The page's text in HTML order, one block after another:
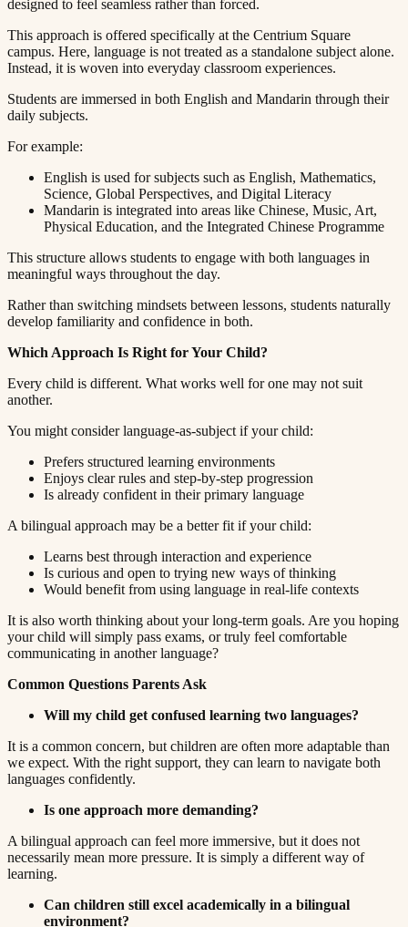
designed to feel seamless rather than forced.​​​​‌ ‍ ​‍​‍‌‍ ‌ ​‍‌‍‍‌‌‍‌ ‌‍‍‌‌‍ ‍​‍​‍​ ‍‍​‍​‍‌ ​ ‌‍​‌‌‍ ‍‌‍‍‌‌ ‌​‌ ‍‌​‍ ‍‌‍‍‌‌‍ ​‍​‍​‍ ​​‍​‍‌‍‍​‌ ​‍‌‍‌‌‌‍‌‍​‍​‍​ ‍‍​‍​‍​‍ ‌ ​ ‌ ‌​‌ ‌‌‌‍‌​‌‍‍‌‌‍ ​‍ ‌‍‍‌‌‍ ‍‌ ‌​‌‍‌‌‌‍ ‍‌ ‌​​‍ ‌‍‌‌‌‍‌​‌‍‍‌‌ ‌​​‍ ‌‍ ‌‌‍ ‌‍‌​‌‍‌‌​ ‌‌ ​​‌ ​‍‌‍‌‌‌ ​ ‌‍‌‌‌‍ ‍‌ ‌​‌‍​‌‌ ‌​‌‍‍‌‌‍ ‌‍ ‍​ ‍ ‌‍‍‌‌‍‌​​ ‌​ ‍​‌‍​‍​ ‌‍‌‍‌​​ ‌​​ ‍‌‌‍‌‌​ ‍‌​‍ ‌​ ​ ​ ‌​‌‍‌​‌‍‌​​‍ ‌​ ‌​​ ​‍​ ​ ​ ‌‍​‍ ‌​ ‍‌​ ​‍‌‍‌​​ ​‌​‍ ‌‌‍‌‌​ ​​‌‍‌‍​ ​‌‌‍‌‌​ ‍‌​ ‌‌​ ‌​‌‍​‍‌‍‌‍‌‍‌​​ ​‌​ ‍ ‌ ‌​‌ ‍‌‌ ​​‌‍‌‌​ ‌‌‍ ‍‌‍‌‌‌ ‌ ‌ ​ ​ ‍ ‌ ​​‌‍​‌‌ ‌​‌‍‍​​ ‌‌‍​ ‌‍ ‌‍ ‍‌ ‌​‌‍‌‌‌‍ ‍‌ ‌​​‍‌‌​ ‌‌‌​​‍‌‌ ‌‍‍ ‌‍‌‌‌ ‍‌​‍‌‌​ ​ ‌​‌​​‍‌‌​ ​ ‌​‌​​‍‌‌​ ​‍​ ​‍​ ​​‌‍​ ‌‍‌​​ ​ ​ ​‌​ ‌ ‌‍‌‍​ ​​​ ‌‌​ ‌‍​ ‍​​ ‍‌​‍‌‌​ ​‍​ ​‍​‍‌‌​ ‌‌‌​‌​​‍ ‍‌‍​ ‌‍‍​‌‍‍‌‌‍ ​‌‍‌​‌ ​‍‌‍‌‌‌‍ ‍​‍‌‌​ ‌‌‌​​‍‌‌ ‌‍‍ ‌‍‌‌‌ ‍‌​‍‌‌​ ​ ‌​‌​​‍‌‌​ ​ ‌​‌​​‍‌‌​ ​‍​ ​‍​ ‍‌​ ​‍‌‍‌‌​ ‍‌‌‍​‍‌‍‌​​ ‍​‌‍​‌‌‍​‍​ ​‍​ ​‌​ ​‍​‍‌‌​ ​‍​ ​‍​‍‌‌​ ‌‌‌​‌​​‍ ‍‌ ‌​‌‍‌‌‌ ‍​‌ ‌​​ ‌‍​‍‌‍​‌‌ ​ ‌‍‌‌‌‌‌‌‌ ​‍‌‍ ​​ ‌​‍‌‌​ ​‍‌​‌‍‌ ​ ‌ ‌​‌ ‌‌‌‍‌​‌‍‍‌‌‍ ​‍‌‍‌‍‍‌‌‍‌​​ ‌​ ‍​‌‍​‍​ ‌‍‌‍‌​​ ‌​​ ‍‌‌‍‌‌​ ‍‌​‍ ‌​ ​ ​ ‌​‌‍‌​‌‍‌​​‍ ‌​ ‌​​ ​‍​ ​ ​ ‌‍​‍ ‌​ ‍‌​ ​‍‌‍‌​​ ​‌​‍ ‌‌‍‌‌​ ​​‌‍‌‍​ ​‌‌‍‌‌​ ‍‌​ ‌‌​ ‌​‌‍​‍‌‍‌‍‌‍‌​​ ​‌​‍‌‍‌ ‌​‌ ‍‌‌ ​​‌‍‌‌​ ‌‌‍ ‍‌‍‌‌‌ ‌ ‌ ​ ​‍‌‍‌ ​​‌‍​‌‌ ‌​‌‍‍​​ ‌‌‍​ ‌‍ ‌‍ ‍‌ ‌​‌‍‌‌‌‍ ‍‌ ‌​​‍‌‌​ ‌‌‌​​‍‌‌ ‌‍‍ ‌‍‌‌‌ ‍‌​‍‌‌​ ​ ‌​‌​​‍‌‌​ ​ ‌​‌​​‍‌‌​ ​‍​ ​‍​ ​​‌‍​ ‌‍‌​​ ​ ​ ​‌​ ‌ ‌‍‌‍​ ​​​ ‌‌​ ‌‍​ ‍​​ ‍‌​‍‌‌​ ​‍​ ​‍​‍‌‌​ ‌‌‌​‌​​‍ ‍‌‍​ ‌‍‍​‌‍‍‌‌‍ ​‌‍‌​‌ ​‍‌‍‌‌‌‍ ‍​‍‌‌​ ‌‌‌​​‍‌‌ ‌‍‍ ‌‍‌‌‌ ‍‌​‍‌‌​ ​ ‌​‌​​‍‌‌​ ​ ‌​‌​​‍‌‌​ ​‍​ ​‍​ ‍‌​ ​‍‌‍‌‌​ ‍‌‌‍​‍‌‍‌​​ ‍​‌‍​‌‌‍​‍​ ​‍​ ​‌​ ​‍​‍‌‌​ ​‍​ ​‍​‍‌‌​ ‌‌‌​‌​​‍ ‍‌ ‌​‌‍‌‌‌ ‍​‌ ‌​​‍‌‍‌ ​​‌‍‌‌‌ ​‍‌ ​ ‌ ​​‌‍‌‌‌‍​ ‌ ‌​‌‍‍‌‌ ‌‍‌‍‌‌​ ‌‌ ​​‌ ‌‌‌‍​‍‌‍ ​‌‍‍‌‌ ​ ‌‍‍​‌‍‌‌‌‍‌​​‍​‍‌ ‌
This approach is offered specifically at the Centrium Square
campus. Here, language is not treated as a standalone subject alone.
Instead, it is woven into everyday classroom experiences.​​​​‌ ‍ ​‍​‍‌‍ ‌ ​‍‌‍‍‌‌‍‌ ‌‍‍‌‌‍ ‍​‍​‍​ ‍‍​‍​‍‌ ​ ‌‍​‌‌‍ ‍‌‍‍‌‌ ‌​‌ ‍‌​‍ ‍‌‍‍‌‌‍ ​‍​‍​‍ ​​‍​‍‌‍‍​‌ ​‍‌‍‌‌‌‍‌‍​‍​‍​ ‍‍​‍​‍​‍ ‌ ​ ‌ ‌​‌ ‌‌‌‍‌​‌‍‍‌‌‍ ​‍ ‌‍‍‌‌‍ ‍‌ ‌​‌‍‌‌‌‍ ‍‌ ‌​​‍ ‌‍‌‌‌‍‌​‌‍‍‌‌ ‌​​‍ ‌‍ ‌‌‍ ‌‍‌​‌‍‌‌​ ‌‌ ​​‌ ​‍‌‍‌‌‌ ​ ‌‍‌‌‌‍ ‍‌ ‌​‌‍​‌‌ ‌​‌‍‍‌‌‍ ‌‍ ‍​ ‍ ‌‍‍‌‌‍‌​​ ‌​ ‍​‌‍​‍​ ‌‍‌‍‌​​ ‌​​ ‍‌‌‍‌‌​ ‍‌​‍ ‌​ ​ ​ ‌​‌‍‌​‌‍‌​​‍ ‌​ ‌​​ ​‍​ ​ ​ ‌‍​‍ ‌​ ‍‌​ ​‍‌‍‌​​ ​‌​‍ ‌‌‍‌‌​ ​​‌‍‌‍​ ​‌‌‍‌‌​ ‍‌​ ‌‌​ ‌​‌‍​‍‌‍‌‍‌‍‌​​ ​‌​ ‍ ‌ ‌​‌ ‍‌‌ ​​‌‍‌‌​ ‌‌‍ ‍‌‍‌‌‌ ‌ ‌ ​ ​ ‍ ‌ ​​‌‍​‌‌ ‌​‌‍‍​​ ‌‌‍​ ‌‍ ‌‍ ‍‌ ‌​‌‍‌‌‌‍ ‍‌ ‌​​‍‌‌​ ‌‌‌​​‍‌‌ ‌‍‍ ‌‍‌‌‌ ‍‌​‍‌‌​ ​ ‌​‌​​‍‌‌​ ​ ‌​‌​​‍‌‌​ ​‍​ ​‍​ ​‌‌‍​‍​ ‌‌‌‍​ ​ ‌‌‌‍‌​​ ‌‌‌‍‌‍​ ‌‌​ ‍​‌‍‌‍​ ​ ​‍‌‌​ ​‍​ ​‍​‍‌‌​ ‌‌‌​‌​​‍ ‍‌‍​ ‌‍‍​‌‍‍‌‌‍ ​‌‍‌​‌ ​‍‌‍‌‌‌‍ ‍​‍‌‌​ ‌‌‌​​‍‌‌ ‌‍‍ ‌‍‌‌‌ ‍‌​‍‌‌​ ​ ‌​‌​​‍‌‌​ ​ ‌​‌​​‍‌‌​ ​‍​ ​‍​ ‌‍‌‍‌‍​ ‌‍​ ​ ​ ‌‌‌‍​‌‌‍​‌​ ​ ​ ​‌‌‍​‌​ ‍​​ ‌‌​‍‌‌​ ​‍​ ​‍​‍‌‌​ ‌‌‌​‌​​‍ ‍‌ ‌​‌‍‌‌‌ ‍​‌ ‌​​ ‌‍​‍‌‍​‌‌ ​ ‌‍‌‌‌‌‌‌‌ ​‍‌‍ ​​ ‌​‍‌‌​ ​‍‌​‌‍‌ ​ ‌ ‌​‌ ‌‌‌‍‌​‌‍‍‌‌‍ ​‍‌‍‌‍‍‌‌‍‌​​ ‌​ ‍​‌‍​‍​ ‌‍‌‍‌​​ ‌​​ ‍‌‌‍‌‌​ ‍‌​‍ ‌​ ​ ​ ‌​‌‍‌​‌‍‌​​‍ ‌​ ‌​​ ​‍​ ​ ​ ‌‍​‍ ‌​ ‍‌​ ​‍‌‍‌​​ ​‌​‍ ‌‌‍‌‌​ ​​‌‍‌‍​ ​‌‌‍‌‌​ ‍‌​ ‌‌​ ‌​‌‍​‍‌‍‌‍‌‍‌​​ ​‌​‍‌‍‌ ‌​‌ ‍‌‌ ​​‌‍‌‌​ ‌‌‍ ‍‌‍‌‌‌ ‌ ‌ ​ ​‍‌‍‌ ​​‌‍​‌‌ ‌​‌‍‍​​ ‌‌‍​ ‌‍ ‌‍ ‍‌ ‌​‌‍‌‌‌‍ ‍‌ ‌​​‍‌‌​ ‌‌‌​​‍‌‌ ‌‍‍ ‌‍‌‌‌ ‍‌​‍‌‌​ ​ ‌​‌​​‍‌‌​ ​ ‌​‌​​‍‌‌​ ​‍​ ​‍​ ​‌‌‍​‍​ ‌‌‌‍​ ​ ‌‌‌‍‌​​ ‌‌‌‍‌‍​ ‌‌​ ‍​‌‍‌‍​ ​ ​‍‌‌​ ​‍​ ​‍​‍‌‌​ ‌‌‌​‌​​‍ ‍‌‍​ ‌‍‍​‌‍‍‌‌‍ ​‌‍‌​‌ ​‍‌‍‌‌‌‍ ‍​‍‌‌​ ‌‌‌​​‍‌‌ ‌‍‍ ‌‍‌‌‌ ‍‌​‍‌‌​ ​ ‌​‌​​‍‌‌​ ​ ‌​‌​​‍‌‌​ ​‍​ ​‍​ ‌‍‌‍‌‍​ ‌‍​ ​ ​ ‌‌‌‍​‌‌‍​‌​ ​ ​ ​‌‌‍​‌​ ‍​​ ‌‌​‍‌‌​ ​‍​ ​‍​‍‌‌​ ‌‌‌​‌​​‍ ‍‌ ‌​‌‍‌‌‌ ‍​‌ ‌​​‍‌‍‌ ​​‌‍‌‌‌ ​‍‌ ​ ‌ ​​‌‍‌‌‌‍​ ‌ ‌​‌‍‍‌‌ ‌‍‌‍‌‌​ ‌‌ ​​‌ ‌‌‌‍​‍‌‍ ​‌‍‍‌‌ ​ ‌‍‍​‌‍‌‌‌‍‌​​‍​‍‌ ‌
Students are immersed in both English and Mandarin through their
daily subjects.​​​​‌ ‍ ​‍​‍‌‍ ‌ ​‍‌‍‍‌‌‍‌ ‌‍‍‌‌‍ ‍​‍​‍​ ‍‍​‍​‍‌ ​ ‌‍​‌‌‍ ‍‌‍‍‌‌ ‌​‌ ‍‌​‍ ‍‌‍‍‌‌‍ ​‍​‍​‍ ​​‍​‍‌‍‍​‌ ​‍‌‍‌‌‌‍‌‍​‍​‍​ ‍‍​‍​‍​‍ ‌ ​ ‌ ‌​‌ ‌‌‌‍‌​‌‍‍‌‌‍ ​‍ ‌‍‍‌‌‍ ‍‌ ‌​‌‍‌‌‌‍ ‍‌ ‌​​‍ ‌‍‌‌‌‍‌​‌‍‍‌‌ ‌​​‍ ‌‍ ‌‌‍ ‌‍‌​‌‍‌‌​ ‌‌ ​​‌ ​‍‌‍‌‌‌ ​ ‌‍‌‌‌‍ ‍‌ ‌​‌‍​‌‌ ‌​‌‍‍‌‌‍ ‌‍ ‍​ ‍ ‌‍‍‌‌‍‌​​ ‌​ ‍​‌‍​‍​ ‌‍‌‍‌​​ ‌​​ ‍‌‌‍‌‌​ ‍‌​‍ ‌​ ​ ​ ‌​‌‍‌​‌‍‌​​‍ ‌​ ‌​​ ​‍​ ​ ​ ‌‍​‍ ‌​ ‍‌​ ​‍‌‍‌​​ ​‌​‍ ‌‌‍‌‌​ ​​‌‍‌‍​ ​‌‌‍‌‌​ ‍‌​ ‌‌​ ‌​‌‍​‍‌‍‌‍‌‍‌​​ ​‌​ ‍ ‌ ‌​‌ ‍‌‌ ​​‌‍‌‌​ ‌‌‍ ‍‌‍‌‌‌ ‌ ‌ ​ ​ ‍ ‌ ​​‌‍​‌‌ ‌​‌‍‍​​ ‌‌‍​ ‌‍ ‌‍ ‍‌ ‌​‌‍‌‌‌‍ ‍‌ ‌​​‍‌‌​ ‌‌‌​​‍‌‌ ‌‍‍ ‌‍‌‌‌ ‍‌​‍‌‌​ ​ ‌​‌​​‍‌‌​ ​ ‌​‌​​‍‌‌​ ​‍​ ​‍​ ‍‌‌‍‌‍​ ​ ​ ‌​​ ‌ ​ ‌​‌‍‌​‌‍‌‌​ ​‌‌‍‌‌​ ‌‌‌‍​‌​‍‌‌​ ​‍​ ​‍​‍‌‌​ ‌‌‌​‌​​‍ ‍‌‍​ ‌‍‍​‌‍‍‌‌‍ ​‌‍‌​‌ ​‍‌‍‌‌‌‍ ‍​‍‌‌​ ‌‌‌​​‍‌‌ ‌‍‍ ‌‍‌‌‌ ‍‌​‍‌‌​ ​ ‌​‌​​‍‌‌​ ​ ‌​‌​​‍‌‌​ ​‍​ ​‍‌‍​‍​ ​​‌‍‌‌​ ​‍​ ‍​‌‍​ ‌‍‌​​ ‌‍​ ​​​ ‌ ‌‍‌‌‌‍‌‍​‍‌‌​ ​‍​ ​‍​‍‌‌​ ‌‌‌​‌​​‍ ‍‌ ‌​‌‍‌‌‌ ‍​‌ ‌​​ ‌‍​‍‌‍​‌‌ ​ ‌‍‌‌‌‌‌‌‌ ​‍‌‍ ​​ ‌​‍‌‌​ ​‍‌​‌‍‌ ​ ‌ ‌​‌ ‌‌‌‍‌​‌‍‍‌‌‍ ​‍‌‍‌‍‍‌‌‍‌​​ ‌​ ‍​‌‍​‍​ ‌‍‌‍‌​​ ‌​​ ‍‌‌‍‌‌​ ‍‌​‍ ‌​ ​ ​ ‌​‌‍‌​‌‍‌​​‍ ‌​ ‌​​ ​‍​ ​ ​ ‌‍​‍ ‌​ ‍‌​ ​‍‌‍‌​​ ​‌​‍ ‌‌‍‌‌​ ​​‌‍‌‍​ ​‌‌‍‌‌​ ‍‌​ ‌‌​ ‌​‌‍​‍‌‍‌‍‌‍‌​​ ​‌​‍‌‍‌ ‌​‌ ‍‌‌ ​​‌‍‌‌​ ‌‌‍ ‍‌‍‌‌‌ ‌ ‌ ​ ​‍‌‍‌ ​​‌‍​‌‌ ‌​‌‍‍​​ ‌‌‍​ ‌‍ ‌‍ ‍‌ ‌​‌‍‌‌‌‍ ‍‌ ‌​​‍‌‌​ ‌‌‌​​‍‌‌ ‌‍‍ ‌‍‌‌‌ ‍‌​‍‌‌​ ​ ‌​‌​​‍‌‌​ ​ ‌​‌​​‍‌‌​ ​‍​ ​‍​ ‍‌‌‍‌‍​ ​ ​ ‌​​ ‌ ​ ‌​‌‍‌​‌‍‌‌​ ​‌‌‍‌‌​ ‌‌‌‍​‌​‍‌‌​ ​‍​ ​‍​‍‌‌​ ‌‌‌​‌​​‍ ‍‌‍​ ‌‍‍​‌‍‍‌‌‍ ​‌‍‌​‌ ​‍‌‍‌‌‌‍ ‍​‍‌‌​ ‌‌‌​​‍‌‌ ‌‍‍ ‌‍‌‌‌ ‍‌​‍‌‌​ ​ ‌​‌​​‍‌‌​ ​ ‌​‌​​‍‌‌​ ​‍​ ​‍‌‍​‍​ ​​‌‍‌‌​ ​‍​ ‍​‌‍​ ‌‍‌​​ ‌‍​ ​​​ ‌ ‌‍‌‌‌‍‌‍​‍‌‌​ ​‍​ ​‍​‍‌‌​ ‌‌‌​‌​​‍ ‍‌ ‌​‌‍‌‌‌ ‍​‌ ‌​​‍‌‍‌ ​​‌‍‌‌‌ ​‍‌ ​ ‌ ​​‌‍‌‌‌‍​ ‌ ‌​‌‍‍‌‌ ‌‍‌‍‌‌​ ‌‌ ​​‌ ‌‌‌‍​‍‌‍ ​‌‍‍‌‌ ​ ‌‍‍​‌‍‌‌‌‍‌​​‍​‍‌ ‌
For example:​​​​‌ ‍ ​‍​‍‌‍ ‌ ​‍‌‍‍‌‌‍‌ ‌‍‍‌‌‍ ‍​‍​‍​ ‍‍​‍​‍‌ ​ ‌‍​‌‌‍ ‍‌‍‍‌‌ ‌​‌ ‍‌​‍ ‍‌‍‍‌‌‍ ​‍​‍​‍ ​​‍​‍‌‍‍​‌ ​‍‌‍‌‌‌‍‌‍​‍​‍​ ‍‍​‍​‍​‍ ‌ ​ ‌ ‌​‌ ‌‌‌‍‌​‌‍‍‌‌‍ ​‍ ‌‍‍‌‌‍ ‍‌ ‌​‌‍‌‌‌‍ ‍‌ ‌​​‍ ‌‍‌‌‌‍‌​‌‍‍‌‌ ‌​​‍ ‌‍ ‌‌‍ ‌‍‌​‌‍‌‌​ ‌‌ ​​‌ ​‍‌‍‌‌‌ ​ ‌‍‌‌‌‍ ‍‌ ‌​‌‍​‌‌ ‌​‌‍‍‌‌‍ ‌‍ ‍​ ‍ ‌‍‍‌‌‍‌​​ ‌​ ‍​‌‍​‍​ ‌‍‌‍‌​​ ‌​​ ‍‌‌‍‌‌​ ‍‌​‍ ‌​ ​ ​ ‌​‌‍‌​‌‍‌​​‍ ‌​ ‌​​ ​‍​ ​ ​ ‌‍​‍ ‌​ ‍‌​ ​‍‌‍‌​​ ​‌​‍ ‌‌‍‌‌​ ​​‌‍‌‍​ ​‌‌‍‌‌​ ‍‌​ ‌‌​ ‌​‌‍​‍‌‍‌‍‌‍‌​​ ​‌​ ‍ ‌ ‌​‌ ‍‌‌ ​​‌‍‌‌​ ‌‌‍ ‍‌‍‌‌‌ ‌ ‌ ​ ​ ‍ ‌ ​​‌‍​‌‌ ‌​‌‍‍​​ ‌‌‍​ ‌‍ ‌‍ ‍‌ ‌​‌‍‌‌‌‍ ‍‌ ‌​​‍‌‌​ ‌‌‌​​‍‌‌ ‌‍‍ ‌‍‌‌‌ ‍‌​‍‌‌​ ​ ‌​‌​​‍‌‌​ ​ ‌​‌​​‍‌‌​ ​‍​ ​‍​ ​‌​ ​‍‌‍​‌​ ‍‌‌‍​ ‌‍‌‌​ ‌​​ ‌‌​ ​‍​ ​​​ ‌‌‌‍​‍​‍‌‌​ ​‍​ ​‍​‍‌‌​ ‌‌‌​‌​​‍ ‍‌‍​ ‌‍‍​‌‍‍‌‌‍ ​‌‍‌​‌ ​‍‌‍‌‌‌‍ ‍​‍‌‌​ ‌‌‌​​‍‌‌ ‌‍‍ ‌‍‌‌‌ ‍‌​‍‌‌​ ​ ‌​‌​​‍‌‌​ ​ ‌​‌​​‍‌‌​ ​‍​ ​‍​ ​​​ ​‍​ ‌‌‌‍​‍​ ​‍‌‍‌‍​ ‌‍​ ​​​ ​‌​ ‍​​ ‌‍‌‍​ ​‍‌‌​ ​‍​ ​‍​‍‌‌​ ‌‌‌​‌​​‍ ‍‌ ‌​‌‍‌‌‌ ‍​‌ ‌​​ ‌‍​‍‌‍​‌‌ ​ ‌‍‌‌‌‌‌‌‌ ​‍‌‍ ​​ ‌​‍‌‌​ ​‍‌​‌‍‌ ​ ‌ ‌​‌ ‌‌‌‍‌​‌‍‍‌‌‍ ​‍‌‍‌‍‍‌‌‍‌​​ ‌​ ‍​‌‍​‍​ ‌‍‌‍‌​​ ‌​​ ‍‌‌‍‌‌​ ‍‌​‍ ‌​ ​ ​ ‌​‌‍‌​‌‍‌​​‍ ‌​ ‌​​ ​‍​ ​ ​ ‌‍​‍ ‌​ ‍‌​ ​‍‌‍‌​​ ​‌​‍ ‌‌‍‌‌​ ​​‌‍‌‍​ ​‌‌‍‌‌​ ‍‌​ ‌‌​ ‌​‌‍​‍‌‍‌‍‌‍‌​​ ​‌​‍‌‍‌ ‌​‌ ‍‌‌ ​​‌‍‌‌​ ‌‌‍ ‍‌‍‌‌‌ ‌ ‌ ​ ​‍‌‍‌ ​​‌‍​‌‌ ‌​‌‍‍​​ ‌‌‍​ ‌‍ ‌‍ ‍‌ ‌​‌‍‌‌‌‍ ‍‌ ‌​​‍‌‌​ ‌‌‌​​‍‌‌ ‌‍‍ ‌‍‌‌‌ ‍‌​‍‌‌​ ​ ‌​‌​​‍‌‌​ ​ ‌​‌​​‍‌‌​ ​‍​ ​‍​ ​‌​ ​‍‌‍​‌​ ‍‌‌‍​ ‌‍‌‌​ ‌​​ ‌‌​ ​‍​ ​​​ ‌‌‌‍​‍​‍‌‌​ ​‍​ ​‍​‍‌‌​ ‌‌‌​‌​​‍ ‍‌‍​ ‌‍‍​‌‍‍‌‌‍ ​‌‍‌​‌ ​‍‌‍‌‌‌‍ ‍​‍‌‌​ ‌‌‌​​‍‌‌ ‌‍‍ ‌‍‌‌‌ ‍‌​‍‌‌​ ​ ‌​‌​​‍‌‌​ ​ ‌​‌​​‍‌‌​ ​‍​ ​‍​ ​​​ ​‍​ ‌‌‌‍​‍​ ​‍‌‍‌‍​ ‌‍​ ​​​ ​‌​ ‍​​ ‌‍‌‍​ ​‍‌‌​ ​‍​ ​‍​‍‌‌​ ‌‌‌​‌​​‍ ‍‌ ‌​‌‍‌‌‌ ‍​‌ ‌​​‍‌‍‌ ​​‌‍‌‌‌ ​‍‌ ​ ‌ ​​‌‍‌‌‌‍​ ‌ ‌​‌‍‍‌‌ ‌‍‌‍‌‌​ ‌‌ ​​‌ ‌‌‌‍​‍‌‍ ​‌‍‍‌‌ ​ ‌‍‍​‌‍‌‌‌‍‌​​‍​‍‌ ‌
English is used for subjects such as English, Mathematics,
Science, Global Perspectives, and Digital Literacy​​​​‌ ‍ ​‍​‍‌‍ ‌ ​‍‌‍‍‌‌‍‌ ‌‍‍‌‌‍ ‍​‍​‍​ ‍‍​‍​‍‌ ​ ‌‍​‌‌‍ ‍‌‍‍‌‌ ‌​‌ ‍‌​‍ ‍‌‍‍‌‌‍ ​‍​‍​‍ ​​‍​‍‌‍‍​‌ ​‍‌‍‌‌‌‍‌‍​‍​‍​ ‍‍​‍​‍​‍ ‌ ​ ‌ ‌​‌ ‌‌‌‍‌​‌‍‍‌‌‍ ​‍ ‌‍‍‌‌‍ ‍‌ ‌​‌‍‌‌‌‍ ‍‌ ‌​​‍ ‌‍‌‌‌‍‌​‌‍‍‌‌ ‌​​‍ ‌‍ ‌‌‍ ‌‍‌​‌‍‌‌​ ‌‌ ​​‌ ​‍‌‍‌‌‌ ​ ‌‍‌‌‌‍ ‍‌ ‌​‌‍​‌‌ ‌​‌‍‍‌‌‍ ‌‍ ‍​ ‍ ‌‍‍‌‌‍‌​​ ‌​ ‍​‌‍​‍​ ‌‍‌‍‌​​ ‌​​ ‍‌‌‍‌‌​ ‍‌​‍ ‌​ ​ ​ ‌​‌‍‌​‌‍‌​​‍ ‌​ ‌​​ ​‍​ ​ ​ ‌‍​‍ ‌​ ‍‌​ ​‍‌‍‌​​ ​‌​‍ ‌‌‍‌‌​ ​​‌‍‌‍​ ​‌‌‍‌‌​ ‍‌​ ‌‌​ ‌​‌‍​‍‌‍‌‍‌‍‌​​ ​‌​ ‍ ‌ ‌​‌ ‍‌‌ ​​‌‍‌‌​ ‌‌‍ ‍‌‍‌‌‌ ‌ ‌ ​ ​ ‍ ‌ ​​‌‍​‌‌ ‌​‌‍‍​​ ‌‌‍​ ‌‍ ‌‍ ‍‌ ‌​‌‍‌‌‌‍ ‍‌ ‌​​‍‌‌​ ‌‌‌​​‍‌‌ ‌‍‍ ‌‍‌‌‌ ‍‌​‍‌‌​ ​ ‌​‌​​‍‌‌​ ​ ‌​‌​​‍‌‌​ ​‍​ ​‍‌‍​‍‌‍‌​‌‍​‌‌‍​ ​ ​​​ ‌‍​ ‌ ‌‍‌‍‌‍‌​​ ‍‌​ ​‍​ ​ ​‍‌‌​ ​‍​ ​‍​‍‌‌​ ‌‌‌​‌​​‍ ‍‌‍​ ‌‍‍​‌‍‍‌‌‍ ​‌‍‌​‌ ​‍‌‍‌‌‌‍ ‍​‍‌‌​ ‌‌‌​​‍‌‌ ‌‍‍ ‌‍‌‌‌ ‍‌​‍‌‌​ ​ ‌​‌​​‍‌‌​ ​ ‌​‌​​‍‌‌​ ​‍​ ​‍‌‍​ ​ ‌​​ ‌​​ ​‌​ ‌‌‌‍​ ​ ​​‌‍​ ​ ‌‌‌‍​‍‌‍‌‍​ ​ ​‍‌‌​ ​‍​ ​‍​‍‌‌​ ‌‌‌​‌​​‍ ‍‌ ‌​‌‍‌‌‌ ‍​‌ ‌​​ ‌‍​‍‌‍​‌‌ ​ ‌‍‌‌‌‌‌‌‌ ​‍‌‍ ​​ ‌​‍‌‌​ ​‍‌​‌‍‌ ​ ‌ ‌​‌ ‌‌‌‍‌​‌‍‍‌‌‍ ​‍‌‍‌‍‍‌‌‍‌​​ ‌​ ‍​‌‍​‍​ ‌‍‌‍‌​​ ‌​​ ‍‌‌‍‌‌​ ‍‌​‍ ‌​ ​ ​ ‌​‌‍‌​‌‍‌​​‍ ‌​ ‌​​ ​‍​ ​ ​ ‌‍​‍ ‌​ ‍‌​ ​‍‌‍‌​​ ​‌​‍ ‌‌‍‌‌​ ​​‌‍‌‍​ ​‌‌‍‌‌​ ‍‌​ ‌‌​ ‌​‌‍​‍‌‍‌‍‌‍‌​​ ​‌​‍‌‍‌ ‌​‌ ‍‌‌ ​​‌‍‌‌​ ‌‌‍ ‍‌‍‌‌‌ ‌ ‌ ​ ​‍‌‍‌ ​​‌‍​‌‌ ‌​‌‍‍​​ ‌‌‍​ ‌‍ ‌‍ ‍‌ ‌​‌‍‌‌‌‍ ‍‌ ‌​​‍‌‌​ ‌‌‌​​‍‌‌ ‌‍‍ ‌‍‌‌‌ ‍‌​‍‌‌​ ​ ‌​‌​​‍‌‌​ ​ ‌​‌​​‍‌‌​ ​‍​ ​‍‌‍​‍‌‍‌​‌‍​‌‌‍​ ​ ​​​ ‌‍​ ‌ ‌‍‌‍‌‍‌​​ ‍‌​ ​‍​ ​ ​‍‌‌​ ​‍​ ​‍​‍‌‌​ ‌‌‌​‌​​‍ ‍‌‍​ ‌‍‍​‌‍‍‌‌‍ ​‌‍‌​‌ ​‍‌‍‌‌‌‍ ‍​‍‌‌​ ‌‌‌​​‍‌‌ ‌‍‍ ‌‍‌‌‌ ‍‌​‍‌‌​ ​ ‌​‌​​‍‌‌​ ​ ‌​‌​​‍‌‌​ ​‍​ ​‍‌‍​ ​ ‌​​ ‌​​ ​‌​ ‌‌‌‍​ ​ ​​‌‍​ ​ ‌‌‌‍​‍‌‍‌‍​ ​ ​‍‌‌​ ​‍​ ​‍​‍‌‌​ ‌‌‌​‌​​‍ ‍‌ ‌​‌‍‌‌‌ ‍​‌ ‌​​‍‌‍‌ ​​‌‍‌‌‌ ​‍‌ ​ ‌ ​​‌‍‌‌‌‍​ ‌ ‌​‌‍‍‌‌ ‌‍‌‍‌‌​ ‌‌ ​​‌ ‌‌‌‍​‍‌‍ ​‌‍‍‌‌ ​ ‌‍‍​‌‍‌‌‌‍‌​​‍​‍‌ ‌
Mandarin is integrated into areas like Chinese, Music, Art,
Physical Education, and the Integrated Chinese Programme​​​​‌ ‍ ​‍​‍‌‍ ‌ ​‍‌‍‍‌‌‍‌ ‌‍‍‌‌‍ ‍​‍​‍​ ‍‍​‍​‍‌ ​ ‌‍​‌‌‍ ‍‌‍‍‌‌ ‌​‌ ‍‌​‍ ‍‌‍‍‌‌‍ ​‍​‍​‍ ​​‍​‍‌‍‍​‌ ​‍‌‍‌‌‌‍‌‍​‍​‍​ ‍‍​‍​‍​‍ ‌ ​ ‌ ‌​‌ ‌‌‌‍‌​‌‍‍‌‌‍ ​‍ ‌‍‍‌‌‍ ‍‌ ‌​‌‍‌‌‌‍ ‍‌ ‌​​‍ ‌‍‌‌‌‍‌​‌‍‍‌‌ ‌​​‍ ‌‍ ‌‌‍ ‌‍‌​‌‍‌‌​ ‌‌ ​​‌ ​‍‌‍‌‌‌ ​ ‌‍‌‌‌‍ ‍‌ ‌​‌‍​‌‌ ‌​‌‍‍‌‌‍ ‌‍ ‍​ ‍ ‌‍‍‌‌‍‌​​ ‌​ ‍​‌‍​‍​ ‌‍‌‍‌​​ ‌​​ ‍‌‌‍‌‌​ ‍‌​‍ ‌​ ​ ​ ‌​‌‍‌​‌‍‌​​‍ ‌​ ‌​​ ​‍​ ​ ​ ‌‍​‍ ‌​ ‍‌​ ​‍‌‍‌​​ ​‌​‍ ‌‌‍‌‌​ ​​‌‍‌‍​ ​‌‌‍‌‌​ ‍‌​ ‌‌​ ‌​‌‍​‍‌‍‌‍‌‍‌​​ ​‌​ ‍ ‌ ‌​‌ ‍‌‌ ​​‌‍‌‌​ ‌‌‍ ‍‌‍‌‌‌ ‌ ‌ ​ ​ ‍ ‌ ​​‌‍​‌‌ ‌​‌‍‍​​ ‌‌‍​ ‌‍ ‌‍ ‍‌ ‌​‌‍‌‌‌‍ ‍‌ ‌​​‍‌‌​ ‌‌‌​​‍‌‌ ‌‍‍ ‌‍‌‌‌ ‍‌​‍‌‌​ ​ ‌​‌​​‍‌‌​ ​ ‌​‌​​‍‌‌​ ​‍​ ​‍​ ‌​​ ‍‌​ ​‌​ ​‌​ ​‌‌‍​ ​ ‌​​ ​ ‌‍​‍‌‍‌‍‌‍​ ‌‍‌‍​‍‌‌​ ​‍​ ​‍​‍‌‌​ ‌‌‌​‌​​‍ ‍‌‍​ ‌‍‍​‌‍‍‌‌‍ ​‌‍‌​‌ ​‍‌‍‌‌‌‍ ‍​‍‌‌​ ‌‌‌​​‍‌‌ ‌‍‍ ‌‍‌‌‌ ‍‌​‍‌‌​ ​ ‌​‌​​‍‌‌​ ​ ‌​‌​​‍‌‌​ ​‍​ ​‍​ ‌​​ ‌‍​ ​‌‌‍​‍​ ​ ‌‍‌‌​ ‌‌​ ​‍​ ​‍​ ‌‌​ ‍​‌‍​ ​‍‌‌​ ​‍​ ​‍​‍‌‌​ ‌‌‌​‌​​‍ ‍‌ ‌​‌‍‌‌‌ ‍​‌ ‌​​ ‌‍​‍‌‍​‌‌ ​ ‌‍‌‌‌‌‌‌‌ ​‍‌‍ ​​ ‌​‍‌‌​ ​‍‌​‌‍‌ ​ ‌ ‌​‌ ‌‌‌‍‌​‌‍‍‌‌‍ ​‍‌‍‌‍‍‌‌‍‌​​ ‌​ ‍​‌‍​‍​ ‌‍‌‍‌​​ ‌​​ ‍‌‌‍‌‌​ ‍‌​‍ ‌​ ​ ​ ‌​‌‍‌​‌‍‌​​‍ ‌​ ‌​​ ​‍​ ​ ​ ‌‍​‍ ‌​ ‍‌​ ​‍‌‍‌​​ ​‌​‍ ‌‌‍‌‌​ ​​‌‍‌‍​ ​‌‌‍‌‌​ ‍‌​ ‌‌​ ‌​‌‍​‍‌‍‌‍‌‍‌​​ ​‌​‍‌‍‌ ‌​‌ ‍‌‌ ​​‌‍‌‌​ ‌‌‍ ‍‌‍‌‌‌ ‌ ‌ ​ ​‍‌‍‌ ​​‌‍​‌‌ ‌​‌‍‍​​ ‌‌‍​ ‌‍ ‌‍ ‍‌ ‌​‌‍‌‌‌‍ ‍‌ ‌​​‍‌‌​ ‌‌‌​​‍‌‌ ‌‍‍ ‌‍‌‌‌ ‍‌​‍‌‌​ ​ ‌​‌​​‍‌‌​ ​ ‌​‌​​‍‌‌​ ​‍​ ​‍​ ‌​​ ‍‌​ ​‌​ ​‌​ ​‌‌‍​ ​ ‌​​ ​ ‌‍​‍‌‍‌‍‌‍​ ‌‍‌‍​‍‌‌​ ​‍​ ​‍​‍‌‌​ ‌‌‌​‌​​‍ ‍‌‍​ ‌‍‍​‌‍‍‌‌‍ ​‌‍‌​‌ ​‍‌‍‌‌‌‍ ‍​‍‌‌​ ‌‌‌​​‍‌‌ ‌‍‍ ‌‍‌‌‌ ‍‌​‍‌‌​ ​ ‌​‌​​‍‌‌​ ​ ‌​‌​​‍‌‌​ ​‍​ ​‍​ ‌​​ ‌‍​ ​‌‌‍​‍​ ​ ‌‍‌‌​ ‌‌​ ​‍​ ​‍​ ‌‌​ ‍​‌‍​ ​‍‌‌​ ​‍​ ​‍​‍‌‌​ ‌‌‌​‌​​‍ ‍‌ ‌​‌‍‌‌‌ ‍​‌ ‌​​‍‌‍‌ ​​‌‍‌‌‌ ​‍‌ ​ ‌ ​​‌‍‌‌‌‍​ ‌ ‌​‌‍‍‌‌ ‌‍‌‍‌‌​ ‌‌ ​​‌ ‌‌‌‍​‍‌‍ ​‌‍‍‌‌ ​ ‌‍‍​‌‍‌‌‌‍‌​​‍​‍‌ ‌
This structure allows students to engage with both languages in
meaningful ways throughout the day.​​​​‌ ‍ ​‍​‍‌‍ ‌ ​‍‌‍‍‌‌‍‌ ‌‍‍‌‌‍ ‍​‍​‍​ ‍‍​‍​‍‌ ​ ‌‍​‌‌‍ ‍‌‍‍‌‌ ‌​‌ ‍‌​‍ ‍‌‍‍‌‌‍ ​‍​‍​‍ ​​‍​‍‌‍‍​‌ ​‍‌‍‌‌‌‍‌‍​‍​‍​ ‍‍​‍​‍​‍ ‌ ​ ‌ ‌​‌ ‌‌‌‍‌​‌‍‍‌‌‍ ​‍ ‌‍‍‌‌‍ ‍‌ ‌​‌‍‌‌‌‍ ‍‌ ‌​​‍ ‌‍‌‌‌‍‌​‌‍‍‌‌ ‌​​‍ ‌‍ ‌‌‍ ‌‍‌​‌‍‌‌​ ‌‌ ​​‌ ​‍‌‍‌‌‌ ​ ‌‍‌‌‌‍ ‍‌ ‌​‌‍​‌‌ ‌​‌‍‍‌‌‍ ‌‍ ‍​ ‍ ‌‍‍‌‌‍‌​​ ‌​ ‍​‌‍​‍​ ‌‍‌‍‌​​ ‌​​ ‍‌‌‍‌‌​ ‍‌​‍ ‌​ ​ ​ ‌​‌‍‌​‌‍‌​​‍ ‌​ ‌​​ ​‍​ ​ ​ ‌‍​‍ ‌​ ‍‌​ ​‍‌‍‌​​ ​‌​‍ ‌‌‍‌‌​ ​​‌‍‌‍​ ​‌‌‍‌‌​ ‍‌​ ‌‌​ ‌​‌‍​‍‌‍‌‍‌‍‌​​ ​‌​ ‍ ‌ ‌​‌ ‍‌‌ ​​‌‍‌‌​ ‌‌‍ ‍‌‍‌‌‌ ‌ ‌ ​ ​ ‍ ‌ ​​‌‍​‌‌ ‌​‌‍‍​​ ‌‌‍​ ‌‍ ‌‍ ‍‌ ‌​‌‍‌‌‌‍ ‍‌ ‌​​‍‌‌​ ‌‌‌​​‍‌‌ ‌‍‍ ‌‍‌‌‌ ‍‌​‍‌‌​ ​ ‌​‌​​‍‌‌​ ​ ‌​‌​​‍‌‌​ ​‍​ ​‍​ ​​​ ​‌​ ​‌​ ‌‌​ ‍‌​ ​‍‌‍‌‍​ ​​‌‍​ ​ ‌‍​ ​‌​ ‌ ​‍‌‌​ ​‍​ ​‍​‍‌‌​ ‌‌‌​‌​​‍ ‍‌‍​ ‌‍‍​‌‍‍‌‌‍ ​‌‍‌​‌ ​‍‌‍‌‌‌‍ ‍​‍‌‌​ ‌‌‌​​‍‌‌ ‌‍‍ ‌‍‌‌‌ ‍‌​‍‌‌​ ​ ‌​‌​​‍‌‌​ ​ ‌​‌​​‍‌‌​ ​‍​ ​‍​ ‌‌‌‍​‌​ ‌‌​ ‍​​ ​​​ ‍​​ ​‍‌‍​ ​ ‌​‌‍‌​​ ‌ ​ ‍​​‍‌‌​ ​‍​ ​‍​‍‌‌​ ‌‌‌​‌​​‍ ‍‌ ‌​‌‍‌‌‌ ‍​‌ ‌​​ ‌‍​‍‌‍​‌‌ ​ ‌‍‌‌‌‌‌‌‌ ​‍‌‍ ​​ ‌​‍‌‌​ ​‍‌​‌‍‌ ​ ‌ ‌​‌ ‌‌‌‍‌​‌‍‍‌‌‍ ​‍‌‍‌‍‍‌‌‍‌​​ ‌​ ‍​‌‍​‍​ ‌‍‌‍‌​​ ‌​​ ‍‌‌‍‌‌​ ‍‌​‍ ‌​ ​ ​ ‌​‌‍‌​‌‍‌​​‍ ‌​ ‌​​ ​‍​ ​ ​ ‌‍​‍ ‌​ ‍‌​ ​‍‌‍‌​​ ​‌​‍ ‌‌‍‌‌​ ​​‌‍‌‍​ ​‌‌‍‌‌​ ‍‌​ ‌‌​ ‌​‌‍​‍‌‍‌‍‌‍‌​​ ​‌​‍‌‍‌ ‌​‌ ‍‌‌ ​​‌‍‌‌​ ‌‌‍ ‍‌‍‌‌‌ ‌ ‌ ​ ​‍‌‍‌ ​​‌‍​‌‌ ‌​‌‍‍​​ ‌‌‍​ ‌‍ ‌‍ ‍‌ ‌​‌‍‌‌‌‍ ‍‌ ‌​​‍‌‌​ ‌‌‌​​‍‌‌ ‌‍‍ ‌‍‌‌‌ ‍‌​‍‌‌​ ​ ‌​‌​​‍‌‌​ ​ ‌​‌​​‍‌‌​ ​‍​ ​‍​ ​​​ ​‌​ ​‌​ ‌‌​ ‍‌​ ​‍‌‍‌‍​ ​​‌‍​ ​ ‌‍​ ​‌​ ‌ ​‍‌‌​ ​‍​ ​‍​‍‌‌​ ‌‌‌​‌​​‍ ‍‌‍​ ‌‍‍​‌‍‍‌‌‍ ​‌‍‌​‌ ​‍‌‍‌‌‌‍ ‍​‍‌‌​ ‌‌‌​​‍‌‌ ‌‍‍ ‌‍‌‌‌ ‍‌​‍‌‌​ ​ ‌​‌​​‍‌‌​ ​ ‌​‌​​‍‌‌​ ​‍​ ​‍​ ‌‌‌‍​‌​ ‌‌​ ‍​​ ​​​ ‍​​ ​‍‌‍​ ​ ‌​‌‍‌​​ ‌ ​ ‍​​‍‌‌​ ​‍​ ​‍​‍‌‌​ ‌‌‌​‌​​‍ ‍‌ ‌​‌‍‌‌‌ ‍​‌ ‌​​‍‌‍‌ ​​‌‍‌‌‌ ​‍‌ ​ ‌ ​​‌‍‌‌‌‍​ ‌ ‌​‌‍‍‌‌ ‌‍‌‍‌‌​ ‌‌ ​​‌ ‌‌‌‍​‍‌‍ ​‌‍‍‌‌ ​ ‌‍‍​‌‍‌‌‌‍‌​​‍​‍‌ ‌
Rather than switching mindsets between lessons, students naturally
develop familiarity and confidence in both.​​​​‌ ‍ ​‍​‍‌‍ ‌ ​‍‌‍‍‌‌‍‌ ‌‍‍‌‌‍ ‍​‍​‍​ ‍‍​‍​‍‌ ​ ‌‍​‌‌‍ ‍‌‍‍‌‌ ‌​‌ ‍‌​‍ ‍‌‍‍‌‌‍ ​‍​‍​‍ ​​‍​‍‌‍‍​‌ ​‍‌‍‌‌‌‍‌‍​‍​‍​ ‍‍​‍​‍​‍ ‌ ​ ‌ ‌​‌ ‌‌‌‍‌​‌‍‍‌‌‍ ​‍ ‌‍‍‌‌‍ ‍‌ ‌​‌‍‌‌‌‍ ‍‌ ‌​​‍ ‌‍‌‌‌‍‌​‌‍‍‌‌ ‌​​‍ ‌‍ ‌‌‍ ‌‍‌​‌‍‌‌​ ‌‌ ​​‌ ​‍‌‍‌‌‌ ​ ‌‍‌‌‌‍ ‍‌ ‌​‌‍​‌‌ ‌​‌‍‍‌‌‍ ‌‍ ‍​ ‍ ‌‍‍‌‌‍‌​​ ‌​ ‍​‌‍​‍​ ‌‍‌‍‌​​ ‌​​ ‍‌‌‍‌‌​ ‍‌​‍ ‌​ ​ ​ ‌​‌‍‌​‌‍‌​​‍ ‌​ ‌​​ ​‍​ ​ ​ ‌‍​‍ ‌​ ‍‌​ ​‍‌‍‌​​ ​‌​‍ ‌‌‍‌‌​ ​​‌‍‌‍​ ​‌‌‍‌‌​ ‍‌​ ‌‌​ ‌​‌‍​‍‌‍‌‍‌‍‌​​ ​‌​ ‍ ‌ ‌​‌ ‍‌‌ ​​‌‍‌‌​ ‌‌‍ ‍‌‍‌‌‌ ‌ ‌ ​ ​ ‍ ‌ ​​‌‍​‌‌ ‌​‌‍‍​​ ‌‌‍​ ‌‍ ‌‍ ‍‌ ‌​‌‍‌‌‌‍ ‍‌ ‌​​‍‌‌​ ‌‌‌​​‍‌‌ ‌‍‍ ‌‍‌‌‌ ‍‌​‍‌‌​ ​ ‌​‌​​‍‌‌​ ​ ‌​‌​​‍‌‌​ ​‍​ ​‍​ ‍​​ ‌‌​ ​ ​ ​ ​ ​‌‌‍‌‌‌‍​‍​ ​‌​ ‌‌‌‍‌‍​ ​‍​ ‌ ​‍‌‌​ ​‍​ ​‍​‍‌‌​ ‌‌‌​‌​​‍ ‍‌‍​ ‌‍‍​‌‍‍‌‌‍ ​‌‍‌​‌ ​‍‌‍‌‌‌‍ ‍​‍‌‌​ ‌‌‌​​‍‌‌ ‌‍‍ ‌‍‌‌‌ ‍‌​‍‌‌​ ​ ‌​‌​​‍‌‌​ ​ ‌​‌​​‍‌‌​ ​‍​ ​‍​ ​​​ ​ ​ ‌‌​ ​‍‌‍‌‍​ ​​​ ‍‌​ ​‍‌‍​‍‌‍​‍‌‍‌​‌‍​‍​‍‌‌​ ​‍​ ​‍​‍‌‌​ ‌‌‌​‌​​‍ ‍‌ ‌​‌‍‌‌‌ ‍​‌ ‌​​ ‌‍​‍‌‍​‌‌ ​ ‌‍‌‌‌‌‌‌‌ ​‍‌‍ ​​ ‌​‍‌‌​ ​‍‌​‌‍‌ ​ ‌ ‌​‌ ‌‌‌‍‌​‌‍‍‌‌‍ ​‍‌‍‌‍‍‌‌‍‌​​ ‌​ ‍​‌‍​‍​ ‌‍‌‍‌​​ ‌​​ ‍‌‌‍‌‌​ ‍‌​‍ ‌​ ​ ​ ‌​‌‍‌​‌‍‌​​‍ ‌​ ‌​​ ​‍​ ​ ​ ‌‍​‍ ‌​ ‍‌​ ​‍‌‍‌​​ ​‌​‍ ‌‌‍‌‌​ ​​‌‍‌‍​ ​‌‌‍‌‌​ ‍‌​ ‌‌​ ‌​‌‍​‍‌‍‌‍‌‍‌​​ ​‌​‍‌‍‌ ‌​‌ ‍‌‌ ​​‌‍‌‌​ ‌‌‍ ‍‌‍‌‌‌ ‌ ‌ ​ ​‍‌‍‌ ​​‌‍​‌‌ ‌​‌‍‍​​ ‌‌‍​ ‌‍ ‌‍ ‍‌ ‌​‌‍‌‌‌‍ ‍‌ ‌​​‍‌‌​ ‌‌‌​​‍‌‌ ‌‍‍ ‌‍‌‌‌ ‍‌​‍‌‌​ ​ ‌​‌​​‍‌‌​ ​ ‌​‌​​‍‌‌​ ​‍​ ​‍​ ‍​​ ‌‌​ ​ ​ ​ ​ ​‌‌‍‌‌‌‍​‍​ ​‌​ ‌‌‌‍‌‍​ ​‍​ ‌ ​‍‌‌​ ​‍​ ​‍​‍‌‌​ ‌‌‌​‌​​‍ ‍‌‍​ ‌‍‍​‌‍‍‌‌‍ ​‌‍‌​‌ ​‍‌‍‌‌‌‍ ‍​‍‌‌​ ‌‌‌​​‍‌‌ ‌‍‍ ‌‍‌‌‌ ‍‌​‍‌‌​ ​ ‌​‌​​‍‌‌​ ​ ‌​‌​​‍‌‌​ ​‍​ ​‍​ ​​​ ​ ​ ‌‌​ ​‍‌‍‌‍​ ​​​ ‍‌​ ​‍‌‍​‍‌‍​‍‌‍‌​‌‍​‍​‍‌‌​ ​‍​ ​‍​‍‌‌​ ‌‌‌​‌​​‍ ‍‌ ‌​‌‍‌‌‌ ‍​‌ ‌​​‍‌‍‌ ​​‌‍‌‌‌ ​‍‌ ​ ‌ ​​‌‍‌‌‌‍​ ‌ ‌​‌‍‍‌‌ ‌‍‌‍‌‌​ ‌‌ ​​‌ ‌‌‌‍​‍‌‍ ​‌‍‍‌‌ ​ ‌‍‍​‌‍‌‌‌‍‌​​‍​‍‌ ‌
Which Approach Is Right for Your Child?​​​​‌ ‍ ​‍​‍‌‍ ‌ ​‍‌‍‍‌‌‍‌ ‌‍‍‌‌‍ ‍​‍​‍​ ‍‍​‍​‍‌ ​ ‌‍​‌‌‍ ‍‌‍‍‌‌ ‌​‌ ‍‌​‍ ‍‌‍‍‌‌‍ ​‍​‍​‍ ​​‍​‍‌‍‍​‌ ​‍‌‍‌‌‌‍‌‍​‍​‍​ ‍‍​‍​‍​‍ ‌ ​ ‌ ‌​‌ ‌‌‌‍‌​‌‍‍‌‌‍ ​‍ ‌‍‍‌‌‍ ‍‌ ‌​‌‍‌‌‌‍ ‍‌ ‌​​‍ ‌‍‌‌‌‍‌​‌‍‍‌‌ ‌​​‍ ‌‍ ‌‌‍ ‌‍‌​‌‍‌‌​ ‌‌ ​​‌ ​‍‌‍‌‌‌ ​ ‌‍‌‌‌‍ ‍‌ ‌​‌‍​‌‌ ‌​‌‍‍‌‌‍ ‌‍ ‍​ ‍ ‌‍‍‌‌‍‌​​ ‌​ ‍​‌‍​‍​ ‌‍‌‍‌​​ ‌​​ ‍‌‌‍‌‌​ ‍‌​‍ ‌​ ​ ​ ‌​‌‍‌​‌‍‌​​‍ ‌​ ‌​​ ​‍​ ​ ​ ‌‍​‍ ‌​ ‍‌​ ​‍‌‍‌​​ ​‌​‍ ‌‌‍‌‌​ ​​‌‍‌‍​ ​‌‌‍‌‌​ ‍‌​ ‌‌​ ‌​‌‍​‍‌‍‌‍‌‍‌​​ ​‌​ ‍ ‌ ‌​‌ ‍‌‌ ​​‌‍‌‌​ ‌‌‍ ‍‌‍‌‌‌ ‌ ‌ ​ ​ ‍ ‌ ​​‌‍​‌‌ ‌​‌‍‍​​ ‌‌‍​ ‌‍ ‌‍ ‍‌ ‌​‌‍‌‌‌‍ ‍‌ ‌​​‍‌‌​ ‌‌‌​​‍‌‌ ‌‍‍ ‌‍‌‌‌ ‍‌​‍‌‌​ ​ ‌​‌​​‍‌‌​ ​ ‌​‌​​‍‌‌​ ​‍​ ​‍​ ‍​​ ‌‌​ ‌​​ ​‌‌‍​ ‌‍‌‍​ ​‍‌‍‌‌​ ‍‌​ ‌‌​ ‍​​ ‍‌​‍‌‌​ ​‍​ ​‍​‍‌‌​ ‌‌‌​‌​​‍ ‍‌‍​ ‌‍‍​‌‍‍‌‌‍ ​‌‍‌​‌ ​‍‌‍‌‌‌‍ ‍​‍‌‌​ ‌‌‌​​‍‌‌ ‌‍‍ ‌‍‌‌‌ ‍‌​‍‌‌​ ​ ‌​‌​​‍‌‌​ ​ ‌​‌​​‍‌‌​ ​‍​ ​‍​ ‌​​ ‍​​ ​ ​ ​‌​ ‍‌​ ‌‌​ ‌ ​ ​ ‌‍‌‍​ ‍‌​ ‌‌​ ​‍​‍‌‌​ ​‍​ ​‍​‍‌‌​ ‌‌‌​‌​​‍ ‍‌ ‌​‌‍‌‌‌ ‍​‌ ‌​​ ‌‍​‍‌‍​‌‌ ​ ‌‍‌‌‌‌‌‌‌ ​‍‌‍ ​​ ‌​‍‌‌​ ​‍‌​‌‍‌ ​ ‌ ‌​‌ ‌‌‌‍‌​‌‍‍‌‌‍ ​‍‌‍‌‍‍‌‌‍‌​​ ‌​ ‍​‌‍​‍​ ‌‍‌‍‌​​ ‌​​ ‍‌‌‍‌‌​ ‍‌​‍ ‌​ ​ ​ ‌​‌‍‌​‌‍‌​​‍ ‌​ ‌​​ ​‍​ ​ ​ ‌‍​‍ ‌​ ‍‌​ ​‍‌‍‌​​ ​‌​‍ ‌‌‍‌‌​ ​​‌‍‌‍​ ​‌‌‍‌‌​ ‍‌​ ‌‌​ ‌​‌‍​‍‌‍‌‍‌‍‌​​ ​‌​‍‌‍‌ ‌​‌ ‍‌‌ ​​‌‍‌‌​ ‌‌‍ ‍‌‍‌‌‌ ‌ ‌ ​ ​‍‌‍‌ ​​‌‍​‌‌ ‌​‌‍‍​​ ‌‌‍​ ‌‍ ‌‍ ‍‌ ‌​‌‍‌‌‌‍ ‍‌ ‌​​‍‌‌​ ‌‌‌​​‍‌‌ ‌‍‍ ‌‍‌‌‌ ‍‌​‍‌‌​ ​ ‌​‌​​‍‌‌​ ​ ‌​‌​​‍‌‌​ ​‍​ ​‍​ ‍​​ ‌‌​ ‌​​ ​‌‌‍​ ‌‍‌‍​ ​‍‌‍‌‌​ ‍‌​ ‌‌​ ‍​​ ‍‌​‍‌‌​ ​‍​ ​‍​‍‌‌​ ‌‌‌​‌​​‍ ‍‌‍​ ‌‍‍​‌‍‍‌‌‍ ​‌‍‌​‌ ​‍‌‍‌‌‌‍ ‍​‍‌‌​ ‌‌‌​​‍‌‌ ‌‍‍ ‌‍‌‌‌ ‍‌​‍‌‌​ ​ ‌​‌​​‍‌‌​ ​ ‌​‌​​‍‌‌​ ​‍​ ​‍​ ‌​​ ‍​​ ​ ​ ​‌​ ‍‌​ ‌‌​ ‌ ​ ​ ‌‍‌‍​ ‍‌​ ‌‌​ ​‍​‍‌‌​ ​‍​ ​‍​‍‌‌​ ‌‌‌​‌​​‍ ‍‌ ‌​‌‍‌‌‌ ‍​‌ ‌​​‍‌‍‌ ​​‌‍‌‌‌ ​‍‌ ​ ‌ ​​‌‍‌‌‌‍​ ‌ ‌​‌‍‍‌‌ ‌‍‌‍‌‌​ ‌‌ ​​‌ ‌‌‌‍​‍‌‍ ​‌‍‍‌‌ ​ ‌‍‍​‌‍‌‌‌‍‌​​‍​‍‌ ‌
Every child is different. What works well for one may not suit
another.​​​​‌ ‍ ​‍​‍‌‍ ‌ ​‍‌‍‍‌‌‍‌ ‌‍‍‌‌‍ ‍​‍​‍​ ‍‍​‍​‍‌ ​ ‌‍​‌‌‍ ‍‌‍‍‌‌ ‌​‌ ‍‌​‍ ‍‌‍‍‌‌‍ ​‍​‍​‍ ​​‍​‍‌‍‍​‌ ​‍‌‍‌‌‌‍‌‍​‍​‍​ ‍‍​‍​‍​‍ ‌ ​ ‌ ‌​‌ ‌‌‌‍‌​‌‍‍‌‌‍ ​‍ ‌‍‍‌‌‍ ‍‌ ‌​‌‍‌‌‌‍ ‍‌ ‌​​‍ ‌‍‌‌‌‍‌​‌‍‍‌‌ ‌​​‍ ‌‍ ‌‌‍ ‌‍‌​‌‍‌‌​ ‌‌ ​​‌ ​‍‌‍‌‌‌ ​ ‌‍‌‌‌‍ ‍‌ ‌​‌‍​‌‌ ‌​‌‍‍‌‌‍ ‌‍ ‍​ ‍ ‌‍‍‌‌‍‌​​ ‌​ ‍​‌‍​‍​ ‌‍‌‍‌​​ ‌​​ ‍‌‌‍‌‌​ ‍‌​‍ ‌​ ​ ​ ‌​‌‍‌​‌‍‌​​‍ ‌​ ‌​​ ​‍​ ​ ​ ‌‍​‍ ‌​ ‍‌​ ​‍‌‍‌​​ ​‌​‍ ‌‌‍‌‌​ ​​‌‍‌‍​ ​‌‌‍‌‌​ ‍‌​ ‌‌​ ‌​‌‍​‍‌‍‌‍‌‍‌​​ ​‌​ ‍ ‌ ‌​‌ ‍‌‌ ​​‌‍‌‌​ ‌‌‍ ‍‌‍‌‌‌ ‌ ‌ ​ ​ ‍ ‌ ​​‌‍​‌‌ ‌​‌‍‍​​ ‌‌‍​ ‌‍ ‌‍ ‍‌ ‌​‌‍‌‌‌‍ ‍‌ ‌​​‍‌‌​ ‌‌‌​​‍‌‌ ‌‍‍ ‌‍‌‌‌ ‍‌​‍‌‌​ ​ ‌​‌​​‍‌‌​ ​ ‌​‌​​‍‌‌​ ​‍​ ​‍‌‍​‌‌‍​ ​ ​ ​ ​ ​ ​​‌‍​ ‌‍‌​​ ‍‌‌‍‌‌​ ‌‍​ ​‌​ ‌‍​‍‌‌​ ​‍​ ​‍​‍‌‌​ ‌‌‌​‌​​‍ ‍‌‍​ ‌‍‍​‌‍‍‌‌‍ ​‌‍‌​‌ ​‍‌‍‌‌‌‍ ‍​‍‌‌​ ‌‌‌​​‍‌‌ ‌‍‍ ‌‍‌‌‌ ‍‌​‍‌‌​ ​ ‌​‌​​‍‌‌​ ​ ‌​‌​​‍‌‌​ ​‍​ ​‍​ ‌ ​ ​‌‌‍‌‍‌‍‌‌‌‍​ ‌‍​ ​ ​​‌‍​ ‌‍​‍​ ‍‌‌‍​‌​ ​ ​‍‌‌​ ​‍​ ​‍​‍‌‌​ ‌‌‌​‌​​‍ ‍‌ ‌​‌‍‌‌‌ ‍​‌ ‌​​ ‌‍​‍‌‍​‌‌ ​ ‌‍‌‌‌‌‌‌‌ ​‍‌‍ ​​ ‌​‍‌‌​ ​‍‌​‌‍‌ ​ ‌ ‌​‌ ‌‌‌‍‌​‌‍‍‌‌‍ ​‍‌‍‌‍‍‌‌‍‌​​ ‌​ ‍​‌‍​‍​ ‌‍‌‍‌​​ ‌​​ ‍‌‌‍‌‌​ ‍‌​‍ ‌​ ​ ​ ‌​‌‍‌​‌‍‌​​‍ ‌​ ‌​​ ​‍​ ​ ​ ‌‍​‍ ‌​ ‍‌​ ​‍‌‍‌​​ ​‌​‍ ‌‌‍‌‌​ ​​‌‍‌‍​ ​‌‌‍‌‌​ ‍‌​ ‌‌​ ‌​‌‍​‍‌‍‌‍‌‍‌​​ ​‌​‍‌‍‌ ‌​‌ ‍‌‌ ​​‌‍‌‌​ ‌‌‍ ‍‌‍‌‌‌ ‌ ‌ ​ ​‍‌‍‌ ​​‌‍​‌‌ ‌​‌‍‍​​ ‌‌‍​ ‌‍ ‌‍ ‍‌ ‌​‌‍‌‌‌‍ ‍‌ ‌​​‍‌‌​ ‌‌‌​​‍‌‌ ‌‍‍ ‌‍‌‌‌ ‍‌​‍‌‌​ ​ ‌​‌​​‍‌‌​ ​ ‌​‌​​‍‌‌​ ​‍​ ​‍‌‍​‌‌‍​ ​ ​ ​ ​ ​ ​​‌‍​ ‌‍‌​​ ‍‌‌‍‌‌​ ‌‍​ ​‌​ ‌‍​‍‌‌​ ​‍​ ​‍​‍‌‌​ ‌‌‌​‌​​‍ ‍‌‍​ ‌‍‍​‌‍‍‌‌‍ ​‌‍‌​‌ ​‍‌‍‌‌‌‍ ‍​‍‌‌​ ‌‌‌​​‍‌‌ ‌‍‍ ‌‍‌‌‌ ‍‌​‍‌‌​ ​ ‌​‌​​‍‌‌​ ​ ‌​‌​​‍‌‌​ ​‍​ ​‍​ ‌ ​ ​‌‌‍‌‍‌‍‌‌‌‍​ ‌‍​ ​ ​​‌‍​ ‌‍​‍​ ‍‌‌‍​‌​ ​ ​‍‌‌​ ​‍​ ​‍​‍‌‌​ ‌‌‌​‌​​‍ ‍‌ ‌​‌‍‌‌‌ ‍​‌ ‌​​‍‌‍‌ ​​‌‍‌‌‌ ​‍‌ ​ ‌ ​​‌‍‌‌‌‍​ ‌ ‌​‌‍‍‌‌ ‌‍‌‍‌‌​ ‌‌ ​​‌ ‌‌‌‍​‍‌‍ ​‌‍‍‌‌ ​ ‌‍‍​‌‍‌‌‌‍‌​​‍​‍‌ ‌
You might consider language-as-subject if your child:​​​​‌ ‍ ​‍​‍‌‍ ‌ ​‍‌‍‍‌‌‍‌ ‌‍‍‌‌‍ ‍​‍​‍​ ‍‍​‍​‍‌ ​ ‌‍​‌‌‍ ‍‌‍‍‌‌ ‌​‌ ‍‌​‍ ‍‌‍‍‌‌‍ ​‍​‍​‍ ​​‍​‍‌‍‍​‌ ​‍‌‍‌‌‌‍‌‍​‍​‍​ ‍‍​‍​‍​‍ ‌ ​ ‌ ‌​‌ ‌‌‌‍‌​‌‍‍‌‌‍ ​‍ ‌‍‍‌‌‍ ‍‌ ‌​‌‍‌‌‌‍ ‍‌ ‌​​‍ ‌‍‌‌‌‍‌​‌‍‍‌‌ ‌​​‍ ‌‍ ‌‌‍ ‌‍‌​‌‍‌‌​ ‌‌ ​​‌ ​‍‌‍‌‌‌ ​ ‌‍‌‌‌‍ ‍‌ ‌​‌‍​‌‌ ‌​‌‍‍‌‌‍ ‌‍ ‍​ ‍ ‌‍‍‌‌‍‌​​ ‌​ ‍​‌‍​‍​ ‌‍‌‍‌​​ ‌​​ ‍‌‌‍‌‌​ ‍‌​‍ ‌​ ​ ​ ‌​‌‍‌​‌‍‌​​‍ ‌​ ‌​​ ​‍​ ​ ​ ‌‍​‍ ‌​ ‍‌​ ​‍‌‍‌​​ ​‌​‍ ‌‌‍‌‌​ ​​‌‍‌‍​ ​‌‌‍‌‌​ ‍‌​ ‌‌​ ‌​‌‍​‍‌‍‌‍‌‍‌​​ ​‌​ ‍ ‌ ‌​‌ ‍‌‌ ​​‌‍‌‌​ ‌‌‍ ‍‌‍‌‌‌ ‌ ‌ ​ ​ ‍ ‌ ​​‌‍​‌‌ ‌​‌‍‍​​ ‌‌‍​ ‌‍ ‌‍ ‍‌ ‌​‌‍‌‌‌‍ ‍‌ ‌​​‍‌‌​ ‌‌‌​​‍‌‌ ‌‍‍ ‌‍‌‌‌ ‍‌​‍‌‌​ ​ ‌​‌​​‍‌‌​ ​ ‌​‌​​‍‌‌​ ​‍​ ​‍​ ‌‍‌‍‌​‌‍​‍​ ​‌‌‍​‍​ ‍​‌‍​‌​ ‌‍​ ​ ​ ​‌​ ‌​‌‍‌​​‍‌‌​ ​‍​ ​‍​‍‌‌​ ‌‌‌​‌​​‍ ‍‌‍​ ‌‍‍​‌‍‍‌‌‍ ​‌‍‌​‌ ​‍‌‍‌‌‌‍ ‍​‍‌‌​ ‌‌‌​​‍‌‌ ‌‍‍ ‌‍‌‌‌ ‍‌​‍‌‌​ ​ ‌​‌​​‍‌‌​ ​ ‌​‌​​‍‌‌​ ​‍​ ​‍​ ​​​ ​ ‌‍‌‌​ ‌‍​ ‌ ​ ​ ​ ​‍​ ​​‌‍‌​​ ‌​​ ‍​​ ‍‌​‍‌‌​ ​‍​ ​‍​‍‌‌​ ‌‌‌​‌​​‍ ‍‌ ‌​‌‍‌‌‌ ‍​‌ ‌​​ ‌‍​‍‌‍​‌‌ ​ ‌‍‌‌‌‌‌‌‌ ​‍‌‍ ​​ ‌​‍‌‌​ ​‍‌​‌‍‌ ​ ‌ ‌​‌ ‌‌‌‍‌​‌‍‍‌‌‍ ​‍‌‍‌‍‍‌‌‍‌​​ ‌​ ‍​‌‍​‍​ ‌‍‌‍‌​​ ‌​​ ‍‌‌‍‌‌​ ‍‌​‍ ‌​ ​ ​ ‌​‌‍‌​‌‍‌​​‍ ‌​ ‌​​ ​‍​ ​ ​ ‌‍​‍ ‌​ ‍‌​ ​‍‌‍‌​​ ​‌​‍ ‌‌‍‌‌​ ​​‌‍‌‍​ ​‌‌‍‌‌​ ‍‌​ ‌‌​ ‌​‌‍​‍‌‍‌‍‌‍‌​​ ​‌​‍‌‍‌ ‌​‌ ‍‌‌ ​​‌‍‌‌​ ‌‌‍ ‍‌‍‌‌‌ ‌ ‌ ​ ​‍‌‍‌ ​​‌‍​‌‌ ‌​‌‍‍​​ ‌‌‍​ ‌‍ ‌‍ ‍‌ ‌​‌‍‌‌‌‍ ‍‌ ‌​​‍‌‌​ ‌‌‌​​‍‌‌ ‌‍‍ ‌‍‌‌‌ ‍‌​‍‌‌​ ​ ‌​‌​​‍‌‌​ ​ ‌​‌​​‍‌‌​ ​‍​ ​‍​ ‌‍‌‍‌​‌‍​‍​ ​‌‌‍​‍​ ‍​‌‍​‌​ ‌‍​ ​ ​ ​‌​ ‌​‌‍‌​​‍‌‌​ ​‍​ ​‍​‍‌‌​ ‌‌‌​‌​​‍ ‍‌‍​ ‌‍‍​‌‍‍‌‌‍ ​‌‍‌​‌ ​‍‌‍‌‌‌‍ ‍​‍‌‌​ ‌‌‌​​‍‌‌ ‌‍‍ ‌‍‌‌‌ ‍‌​‍‌‌​ ​ ‌​‌​​‍‌‌​ ​ ‌​‌​​‍‌‌​ ​‍​ ​‍​ ​​​ ​ ‌‍‌‌​ ‌‍​ ‌ ​ ​ ​ ​‍​ ​​‌‍‌​​ ‌​​ ‍​​ ‍‌​‍‌‌​ ​‍​ ​‍​‍‌‌​ ‌‌‌​‌​​‍ ‍‌ ‌​‌‍‌‌‌ ‍​‌ ‌​​‍‌‍‌ ​​‌‍‌‌‌ ​‍‌ ​ ‌ ​​‌‍‌‌‌‍​ ‌ ‌​‌‍‍‌‌ ‌‍‌‍‌‌​ ‌‌ ​​‌ ‌‌‌‍​‍‌‍ ​‌‍‍‌‌ ​ ‌‍‍​‌‍‌‌‌‍‌​​‍​‍‌ ‌
Prefers structured learning environments​​​​‌ ‍ ​‍​‍‌‍ ‌ ​‍‌‍‍‌‌‍‌ ‌‍‍‌‌‍ ‍​‍​‍​ ‍‍​‍​‍‌ ​ ‌‍​‌‌‍ ‍‌‍‍‌‌ ‌​‌ ‍‌​‍ ‍‌‍‍‌‌‍ ​‍​‍​‍ ​​‍​‍‌‍‍​‌ ​‍‌‍‌‌‌‍‌‍​‍​‍​ ‍‍​‍​‍​‍ ‌ ​ ‌ ‌​‌ ‌‌‌‍‌​‌‍‍‌‌‍ ​‍ ‌‍‍‌‌‍ ‍‌ ‌​‌‍‌‌‌‍ ‍‌ ‌​​‍ ‌‍‌‌‌‍‌​‌‍‍‌‌ ‌​​‍ ‌‍ ‌‌‍ ‌‍‌​‌‍‌‌​ ‌‌ ​​‌ ​‍‌‍‌‌‌ ​ ‌‍‌‌‌‍ ‍‌ ‌​‌‍​‌‌ ‌​‌‍‍‌‌‍ ‌‍ ‍​ ‍ ‌‍‍‌‌‍‌​​ ‌​ ‍​‌‍​‍​ ‌‍‌‍‌​​ ‌​​ ‍‌‌‍‌‌​ ‍‌​‍ ‌​ ​ ​ ‌​‌‍‌​‌‍‌​​‍ ‌​ ‌​​ ​‍​ ​ ​ ‌‍​‍ ‌​ ‍‌​ ​‍‌‍‌​​ ​‌​‍ ‌‌‍‌‌​ ​​‌‍‌‍​ ​‌‌‍‌‌​ ‍‌​ ‌‌​ ‌​‌‍​‍‌‍‌‍‌‍‌​​ ​‌​ ‍ ‌ ‌​‌ ‍‌‌ ​​‌‍‌‌​ ‌‌‍ ‍‌‍‌‌‌ ‌ ‌ ​ ​ ‍ ‌ ​​‌‍​‌‌ ‌​‌‍‍​​ ‌‌‍​ ‌‍ ‌‍ ‍‌ ‌​‌‍‌‌‌‍ ‍‌ ‌​​‍‌‌​ ‌‌‌​​‍‌‌ ‌‍‍ ‌‍‌‌‌ ‍‌​‍‌‌​ ​ ‌​‌​​‍‌‌​ ​ ‌​‌​​‍‌‌​ ​‍​ ​‍‌‍​‌​ ‌‌‌‍​ ‌‍‌​‌‍‌​‌‍‌‌​ ‌‍​ ​​​ ​‌​ ‌​‌‍​ ​ ​ ​‍‌‌​ ​‍​ ​‍​‍‌‌​ ‌‌‌​‌​​‍ ‍‌‍​ ‌‍‍​‌‍‍‌‌‍ ​‌‍‌​‌ ​‍‌‍‌‌‌‍ ‍​‍‌‌​ ‌‌‌​​‍‌‌ ‌‍‍ ‌‍‌‌‌ ‍‌​‍‌‌​ ​ ‌​‌​​‍‌‌​ ​ ‌​‌​​‍‌‌​ ​‍​ ​‍​ ‌‌​ ‌‌​ ‍‌‌‍​‍​ ‌​‌‍‌‍​ ​‍‌‍​ ​ ‌‌​ ‍‌‌‍​ ​ ​​​‍‌‌​ ​‍​ ​‍​‍‌‌​ ‌‌‌​‌​​‍ ‍‌ ‌​‌‍‌‌‌ ‍​‌ ‌​​ ‌‍​‍‌‍​‌‌ ​ ‌‍‌‌‌‌‌‌‌ ​‍‌‍ ​​ ‌​‍‌‌​ ​‍‌​‌‍‌ ​ ‌ ‌​‌ ‌‌‌‍‌​‌‍‍‌‌‍ ​‍‌‍‌‍‍‌‌‍‌​​ ‌​ ‍​‌‍​‍​ ‌‍‌‍‌​​ ‌​​ ‍‌‌‍‌‌​ ‍‌​‍ ‌​ ​ ​ ‌​‌‍‌​‌‍‌​​‍ ‌​ ‌​​ ​‍​ ​ ​ ‌‍​‍ ‌​ ‍‌​ ​‍‌‍‌​​ ​‌​‍ ‌‌‍‌‌​ ​​‌‍‌‍​ ​‌‌‍‌‌​ ‍‌​ ‌‌​ ‌​‌‍​‍‌‍‌‍‌‍‌​​ ​‌​‍‌‍‌ ‌​‌ ‍‌‌ ​​‌‍‌‌​ ‌‌‍ ‍‌‍‌‌‌ ‌ ‌ ​ ​‍‌‍‌ ​​‌‍​‌‌ ‌​‌‍‍​​ ‌‌‍​ ‌‍ ‌‍ ‍‌ ‌​‌‍‌‌‌‍ ‍‌ ‌​​‍‌‌​ ‌‌‌​​‍‌‌ ‌‍‍ ‌‍‌‌‌ ‍‌​‍‌‌​ ​ ‌​‌​​‍‌‌​ ​ ‌​‌​​‍‌‌​ ​‍​ ​‍‌‍​‌​ ‌‌‌‍​ ‌‍‌​‌‍‌​‌‍‌‌​ ‌‍​ ​​​ ​‌​ ‌​‌‍​ ​ ​ ​‍‌‌​ ​‍​ ​‍​‍‌‌​ ‌‌‌​‌​​‍ ‍‌‍​ ‌‍‍​‌‍‍‌‌‍ ​‌‍‌​‌ ​‍‌‍‌‌‌‍ ‍​‍‌‌​ ‌‌‌​​‍‌‌ ‌‍‍ ‌‍‌‌‌ ‍‌​‍‌‌​ ​ ‌​‌​​‍‌‌​ ​ ‌​‌​​‍‌‌​ ​‍​ ​‍​ ‌‌​ ‌‌​ ‍‌‌‍​‍​ ‌​‌‍‌‍​ ​‍‌‍​ ​ ‌‌​ ‍‌‌‍​ ​ ​​​‍‌‌​ ​‍​ ​‍​‍‌‌​ ‌‌‌​‌​​‍ ‍‌ ‌​‌‍‌‌‌ ‍​‌ ‌​​‍‌‍‌ ​​‌‍‌‌‌ ​‍‌ ​ ‌ ​​‌‍‌‌‌‍​ ‌ ‌​‌‍‍‌‌ ‌‍‌‍‌‌​ ‌‌ ​​‌ ‌‌‌‍​‍‌‍ ​‌‍‍‌‌ ​ ‌‍‍​‌‍‌‌‌‍‌​​‍​‍‌ ‌
Enjoys clear rules and step-by-step progression​​​​‌ ‍ ​‍​‍‌‍ ‌ ​‍‌‍‍‌‌‍‌ ‌‍‍‌‌‍ ‍​‍​‍​ ‍‍​‍​‍‌ ​ ‌‍​‌‌‍ ‍‌‍‍‌‌ ‌​‌ ‍‌​‍ ‍‌‍‍‌‌‍ ​‍​‍​‍ ​​‍​‍‌‍‍​‌ ​‍‌‍‌‌‌‍‌‍​‍​‍​ ‍‍​‍​‍​‍ ‌ ​ ‌ ‌​‌ ‌‌‌‍‌​‌‍‍‌‌‍ ​‍ ‌‍‍‌‌‍ ‍‌ ‌​‌‍‌‌‌‍ ‍‌ ‌​​‍ ‌‍‌‌‌‍‌​‌‍‍‌‌ ‌​​‍ ‌‍ ‌‌‍ ‌‍‌​‌‍‌‌​ ‌‌ ​​‌ ​‍‌‍‌‌‌ ​ ‌‍‌‌‌‍ ‍‌ ‌​‌‍​‌‌ ‌​‌‍‍‌‌‍ ‌‍ ‍​ ‍ ‌‍‍‌‌‍‌​​ ‌​ ‍​‌‍​‍​ ‌‍‌‍‌​​ ‌​​ ‍‌‌‍‌‌​ ‍‌​‍ ‌​ ​ ​ ‌​‌‍‌​‌‍‌​​‍ ‌​ ‌​​ ​‍​ ​ ​ ‌‍​‍ ‌​ ‍‌​ ​‍‌‍‌​​ ​‌​‍ ‌‌‍‌‌​ ​​‌‍‌‍​ ​‌‌‍‌‌​ ‍‌​ ‌‌​ ‌​‌‍​‍‌‍‌‍‌‍‌​​ ​‌​ ‍ ‌ ‌​‌ ‍‌‌ ​​‌‍‌‌​ ‌‌‍ ‍‌‍‌‌‌ ‌ ‌ ​ ​ ‍ ‌ ​​‌‍​‌‌ ‌​‌‍‍​​ ‌‌‍​ ‌‍ ‌‍ ‍‌ ‌​‌‍‌‌‌‍ ‍‌ ‌​​‍‌‌​ ‌‌‌​​‍‌‌ ‌‍‍ ‌‍‌‌‌ ‍‌​‍‌‌​ ​ ‌​‌​​‍‌‌​ ​ ‌​‌​​‍‌‌​ ​‍​ ​‍‌‍​ ​ ‌‌​ ​ ‌‍‌‌​ ​‌‌‍‌​​ ​‍​ ‌​​ ​‌​ ​ ‌‍‌‌​ ​​​‍‌‌​ ​‍​ ​‍​‍‌‌​ ‌‌‌​‌​​‍ ‍‌‍​ ‌‍‍​‌‍‍‌‌‍ ​‌‍‌​‌ ​‍‌‍‌‌‌‍ ‍​‍‌‌​ ‌‌‌​​‍‌‌ ‌‍‍ ‌‍‌‌‌ ‍‌​‍‌‌​ ​ ‌​‌​​‍‌‌​ ​ ‌​‌​​‍‌‌​ ​‍​ ​‍‌‍​‌​ ‍​​ ‌‍‌‍​ ​ ‌‍‌‍​ ​ ‌‍‌‍​‍​ ‌‍‌‍​ ​ ‌‍​ ‍​​‍‌‌​ ​‍​ ​‍​‍‌‌​ ‌‌‌​‌​​‍ ‍‌ ‌​‌‍‌‌‌ ‍​‌ ‌​​ ‌‍​‍‌‍​‌‌ ​ ‌‍‌‌‌‌‌‌‌ ​‍‌‍ ​​ ‌​‍‌‌​ ​‍‌​‌‍‌ ​ ‌ ‌​‌ ‌‌‌‍‌​‌‍‍‌‌‍ ​‍‌‍‌‍‍‌‌‍‌​​ ‌​ ‍​‌‍​‍​ ‌‍‌‍‌​​ ‌​​ ‍‌‌‍‌‌​ ‍‌​‍ ‌​ ​ ​ ‌​‌‍‌​‌‍‌​​‍ ‌​ ‌​​ ​‍​ ​ ​ ‌‍​‍ ‌​ ‍‌​ ​‍‌‍‌​​ ​‌​‍ ‌‌‍‌‌​ ​​‌‍‌‍​ ​‌‌‍‌‌​ ‍‌​ ‌‌​ ‌​‌‍​‍‌‍‌‍‌‍‌​​ ​‌​‍‌‍‌ ‌​‌ ‍‌‌ ​​‌‍‌‌​ ‌‌‍ ‍‌‍‌‌‌ ‌ ‌ ​ ​‍‌‍‌ ​​‌‍​‌‌ ‌​‌‍‍​​ ‌‌‍​ ‌‍ ‌‍ ‍‌ ‌​‌‍‌‌‌‍ ‍‌ ‌​​‍‌‌​ ‌‌‌​​‍‌‌ ‌‍‍ ‌‍‌‌‌ ‍‌​‍‌‌​ ​ ‌​‌​​‍‌‌​ ​ ‌​‌​​‍‌‌​ ​‍​ ​‍‌‍​ ​ ‌‌​ ​ ‌‍‌‌​ ​‌‌‍‌​​ ​‍​ ‌​​ ​‌​ ​ ‌‍‌‌​ ​​​‍‌‌​ ​‍​ ​‍​‍‌‌​ ‌‌‌​‌​​‍ ‍‌‍​ ‌‍‍​‌‍‍‌‌‍ ​‌‍‌​‌ ​‍‌‍‌‌‌‍ ‍​‍‌‌​ ‌‌‌​​‍‌‌ ‌‍‍ ‌‍‌‌‌ ‍‌​‍‌‌​ ​ ‌​‌​​‍‌‌​ ​ ‌​‌​​‍‌‌​ ​‍​ ​‍‌‍​‌​ ‍​​ ‌‍‌‍​ ​ ‌‍‌‍​ ​ ‌‍‌‍​‍​ ‌‍‌‍​ ​ ‌‍​ ‍​​‍‌‌​ ​‍​ ​‍​‍‌‌​ ‌‌‌​‌​​‍ ‍‌ ‌​‌‍‌‌‌ ‍​‌ ‌​​‍‌‍‌ ​​‌‍‌‌‌ ​‍‌ ​ ‌ ​​‌‍‌‌‌‍​ ‌ ‌​‌‍‍‌‌ ‌‍‌‍‌‌​ ‌‌ ​​‌ ‌‌‌‍​‍‌‍ ​‌‍‍‌‌ ​ ‌‍‍​‌‍‌‌‌‍‌​​‍​‍‌ ‌
Is already confident in their primary language​​​​‌ ‍ ​‍​‍‌‍ ‌ ​‍‌‍‍‌‌‍‌ ‌‍‍‌‌‍ ‍​‍​‍​ ‍‍​‍​‍‌ ​ ‌‍​‌‌‍ ‍‌‍‍‌‌ ‌​‌ ‍‌​‍ ‍‌‍‍‌‌‍ ​‍​‍​‍ ​​‍​‍‌‍‍​‌ ​‍‌‍‌‌‌‍‌‍​‍​‍​ ‍‍​‍​‍​‍ ‌ ​ ‌ ‌​‌ ‌‌‌‍‌​‌‍‍‌‌‍ ​‍ ‌‍‍‌‌‍ ‍‌ ‌​‌‍‌‌‌‍ ‍‌ ‌​​‍ ‌‍‌‌‌‍‌​‌‍‍‌‌ ‌​​‍ ‌‍ ‌‌‍ ‌‍‌​‌‍‌‌​ ‌‌ ​​‌ ​‍‌‍‌‌‌ ​ ‌‍‌‌‌‍ ‍‌ ‌​‌‍​‌‌ ‌​‌‍‍‌‌‍ ‌‍ ‍​ ‍ ‌‍‍‌‌‍‌​​ ‌​ ‍​‌‍​‍​ ‌‍‌‍‌​​ ‌​​ ‍‌‌‍‌‌​ ‍‌​‍ ‌​ ​ ​ ‌​‌‍‌​‌‍‌​​‍ ‌​ ‌​​ ​‍​ ​ ​ ‌‍​‍ ‌​ ‍‌​ ​‍‌‍‌​​ ​‌​‍ ‌‌‍‌‌​ ​​‌‍‌‍​ ​‌‌‍‌‌​ ‍‌​ ‌‌​ ‌​‌‍​‍‌‍‌‍‌‍‌​​ ​‌​ ‍ ‌ ‌​‌ ‍‌‌ ​​‌‍‌‌​ ‌‌‍ ‍‌‍‌‌‌ ‌ ‌ ​ ​ ‍ ‌ ​​‌‍​‌‌ ‌​‌‍‍​​ ‌‌‍​ ‌‍ ‌‍ ‍‌ ‌​‌‍‌‌‌‍ ‍‌ ‌​​‍‌‌​ ‌‌‌​​‍‌‌ ‌‍‍ ‌‍‌‌‌ ‍‌​‍‌‌​ ​ ‌​‌​​‍‌‌​ ​ ‌​‌​​‍‌‌​ ​‍​ ​‍​ ‌‌‌‍‌​​ ​ ‌‍​ ‌‍‌‍​ ​ ‌‍​‌‌‍​ ‌‍​‌​ ​​‌‍​‍‌‍‌‍​‍‌‌​ ​‍​ ​‍​‍‌‌​ ‌‌‌​‌​​‍ ‍‌‍​ ‌‍‍​‌‍‍‌‌‍ ​‌‍‌​‌ ​‍‌‍‌‌‌‍ ‍​‍‌‌​ ‌‌‌​​‍‌‌ ‌‍‍ ‌‍‌‌‌ ‍‌​‍‌‌​ ​ ‌​‌​​‍‌‌​ ​ ‌​‌​​‍‌‌​ ​‍​ ​‍​ ​​​ ‌‍‌‍​ ‌‍‌‍​ ‌ ​ ‌ ​ ‌‌​ ‍‌‌‍​ ​ ​‍‌‍​‌​ ‍​​‍‌‌​ ​‍​ ​‍​‍‌‌​ ‌‌‌​‌​​‍ ‍‌ ‌​‌‍‌‌‌ ‍​‌ ‌​​ ‌‍​‍‌‍​‌‌ ​ ‌‍‌‌‌‌‌‌‌ ​‍‌‍ ​​ ‌​‍‌‌​ ​‍‌​‌‍‌ ​ ‌ ‌​‌ ‌‌‌‍‌​‌‍‍‌‌‍ ​‍‌‍‌‍‍‌‌‍‌​​ ‌​ ‍​‌‍​‍​ ‌‍‌‍‌​​ ‌​​ ‍‌‌‍‌‌​ ‍‌​‍ ‌​ ​ ​ ‌​‌‍‌​‌‍‌​​‍ ‌​ ‌​​ ​‍​ ​ ​ ‌‍​‍ ‌​ ‍‌​ ​‍‌‍‌​​ ​‌​‍ ‌‌‍‌‌​ ​​‌‍‌‍​ ​‌‌‍‌‌​ ‍‌​ ‌‌​ ‌​‌‍​‍‌‍‌‍‌‍‌​​ ​‌​‍‌‍‌ ‌​‌ ‍‌‌ ​​‌‍‌‌​ ‌‌‍ ‍‌‍‌‌‌ ‌ ‌ ​ ​‍‌‍‌ ​​‌‍​‌‌ ‌​‌‍‍​​ ‌‌‍​ ‌‍ ‌‍ ‍‌ ‌​‌‍‌‌‌‍ ‍‌ ‌​​‍‌‌​ ‌‌‌​​‍‌‌ ‌‍‍ ‌‍‌‌‌ ‍‌​‍‌‌​ ​ ‌​‌​​‍‌‌​ ​ ‌​‌​​‍‌‌​ ​‍​ ​‍​ ‌‌‌‍‌​​ ​ ‌‍​ ‌‍‌‍​ ​ ‌‍​‌‌‍​ ‌‍​‌​ ​​‌‍​‍‌‍‌‍​‍‌‌​ ​‍​ ​‍​‍‌‌​ ‌‌‌​‌​​‍ ‍‌‍​ ‌‍‍​‌‍‍‌‌‍ ​‌‍‌​‌ ​‍‌‍‌‌‌‍ ‍​‍‌‌​ ‌‌‌​​‍‌‌ ‌‍‍ ‌‍‌‌‌ ‍‌​‍‌‌​ ​ ‌​‌​​‍‌‌​ ​ ‌​‌​​‍‌‌​ ​‍​ ​‍​ ​​​ ‌‍‌‍​ ‌‍‌‍​ ‌ ​ ‌ ​ ‌‌​ ‍‌‌‍​ ​ ​‍‌‍​‌​ ‍​​‍‌‌​ ​‍​ ​‍​‍‌‌​ ‌‌‌​‌​​‍ ‍‌ ‌​‌‍‌‌‌ ‍​‌ ‌​​‍‌‍‌ ​​‌‍‌‌‌ ​‍‌ ​ ‌ ​​‌‍‌‌‌‍​ ‌ ‌​‌‍‍‌‌ ‌‍‌‍‌‌​ ‌‌ ​​‌ ‌‌‌‍​‍‌‍ ​‌‍‍‌‌ ​ ‌‍‍​‌‍‌‌‌‍‌​​‍​‍‌ ‌
A bilingual approach may be a better fit if your child:​​​​‌ ‍ ​‍​‍‌‍ ‌ ​‍‌‍‍‌‌‍‌ ‌‍‍‌‌‍ ‍​‍​‍​ ‍‍​‍​‍‌ ​ ‌‍​‌‌‍ ‍‌‍‍‌‌ ‌​‌ ‍‌​‍ ‍‌‍‍‌‌‍ ​‍​‍​‍ ​​‍​‍‌‍‍​‌ ​‍‌‍‌‌‌‍‌‍​‍​‍​ ‍‍​‍​‍​‍ ‌ ​ ‌ ‌​‌ ‌‌‌‍‌​‌‍‍‌‌‍ ​‍ ‌‍‍‌‌‍ ‍‌ ‌​‌‍‌‌‌‍ ‍‌ ‌​​‍ ‌‍‌‌‌‍‌​‌‍‍‌‌ ‌​​‍ ‌‍ ‌‌‍ ‌‍‌​‌‍‌‌​ ‌‌ ​​‌ ​‍‌‍‌‌‌ ​ ‌‍‌‌‌‍ ‍‌ ‌​‌‍​‌‌ ‌​‌‍‍‌‌‍ ‌‍ ‍​ ‍ ‌‍‍‌‌‍‌​​ ‌​ ‍​‌‍​‍​ ‌‍‌‍‌​​ ‌​​ ‍‌‌‍‌‌​ ‍‌​‍ ‌​ ​ ​ ‌​‌‍‌​‌‍‌​​‍ ‌​ ‌​​ ​‍​ ​ ​ ‌‍​‍ ‌​ ‍‌​ ​‍‌‍‌​​ ​‌​‍ ‌‌‍‌‌​ ​​‌‍‌‍​ ​‌‌‍‌‌​ ‍‌​ ‌‌​ ‌​‌‍​‍‌‍‌‍‌‍‌​​ ​‌​ ‍ ‌ ‌​‌ ‍‌‌ ​​‌‍‌‌​ ‌‌‍ ‍‌‍‌‌‌ ‌ ‌ ​ ​ ‍ ‌ ​​‌‍​‌‌ ‌​‌‍‍​​ ‌‌‍​ ‌‍ ‌‍ ‍‌ ‌​‌‍‌‌‌‍ ‍‌ ‌​​‍‌‌​ ‌‌‌​​‍‌‌ ‌‍‍ ‌‍‌‌‌ ‍‌​‍‌‌​ ​ ‌​‌​​‍‌‌​ ​ ‌​‌​​‍‌‌​ ​‍​ ​‍​ ​‍​ ‍​​ ‌‌​ ​‌​ ‌‍‌‍​ ​ ‌​‌‍‌‍‌‍‌​‌‍​ ‌‍​‌​ ‌​​‍‌‌​ ​‍​ ​‍​‍‌‌​ ‌‌‌​‌​​‍ ‍‌‍​ ‌‍‍​‌‍‍‌‌‍ ​‌‍‌​‌ ​‍‌‍‌‌‌‍ ‍​‍‌‌​ ‌‌‌​​‍‌‌ ‌‍‍ ‌‍‌‌‌ ‍‌​‍‌‌​ ​ ‌​‌​​‍‌‌​ ​ ‌​‌​​‍‌‌​ ​‍​ ​‍​ ‍​​ ‌ ‌‍​ ​ ‌​​ ‌‍​ ‍‌​ ‍​​ ‌ ‌‍‌‌​ ​‌​ ‌​​ ​‍​‍‌‌​ ​‍​ ​‍​‍‌‌​ ‌‌‌​‌​​‍ ‍‌ ‌​‌‍‌‌‌ ‍​‌ ‌​​ ‌‍​‍‌‍​‌‌ ​ ‌‍‌‌‌‌‌‌‌ ​‍‌‍ ​​ ‌​‍‌‌​ ​‍‌​‌‍‌ ​ ‌ ‌​‌ ‌‌‌‍‌​‌‍‍‌‌‍ ​‍‌‍‌‍‍‌‌‍‌​​ ‌​ ‍​‌‍​‍​ ‌‍‌‍‌​​ ‌​​ ‍‌‌‍‌‌​ ‍‌​‍ ‌​ ​ ​ ‌​‌‍‌​‌‍‌​​‍ ‌​ ‌​​ ​‍​ ​ ​ ‌‍​‍ ‌​ ‍‌​ ​‍‌‍‌​​ ​‌​‍ ‌‌‍‌‌​ ​​‌‍‌‍​ ​‌‌‍‌‌​ ‍‌​ ‌‌​ ‌​‌‍​‍‌‍‌‍‌‍‌​​ ​‌​‍‌‍‌ ‌​‌ ‍‌‌ ​​‌‍‌‌​ ‌‌‍ ‍‌‍‌‌‌ ‌ ‌ ​ ​‍‌‍‌ ​​‌‍​‌‌ ‌​‌‍‍​​ ‌‌‍​ ‌‍ ‌‍ ‍‌ ‌​‌‍‌‌‌‍ ‍‌ ‌​​‍‌‌​ ‌‌‌​​‍‌‌ ‌‍‍ ‌‍‌‌‌ ‍‌​‍‌‌​ ​ ‌​‌​​‍‌‌​ ​ ‌​‌​​‍‌‌​ ​‍​ ​‍​ ​‍​ ‍​​ ‌‌​ ​‌​ ‌‍‌‍​ ​ ‌​‌‍‌‍‌‍‌​‌‍​ ‌‍​‌​ ‌​​‍‌‌​ ​‍​ ​‍​‍‌‌​ ‌‌‌​‌​​‍ ‍‌‍​ ‌‍‍​‌‍‍‌‌‍ ​‌‍‌​‌ ​‍‌‍‌‌‌‍ ‍​‍‌‌​ ‌‌‌​​‍‌‌ ‌‍‍ ‌‍‌‌‌ ‍‌​‍‌‌​ ​ ‌​‌​​‍‌‌​ ​ ‌​‌​​‍‌‌​ ​‍​ ​‍​ ‍​​ ‌ ‌‍​ ​ ‌​​ ‌‍​ ‍‌​ ‍​​ ‌ ‌‍‌‌​ ​‌​ ‌​​ ​‍​‍‌‌​ ​‍​ ​‍​‍‌‌​ ‌‌‌​‌​​‍ ‍‌ ‌​‌‍‌‌‌ ‍​‌ ‌​​‍‌‍‌ ​​‌‍‌‌‌ ​‍‌ ​ ‌ ​​‌‍‌‌‌‍​ ‌ ‌​‌‍‍‌‌ ‌‍‌‍‌‌​ ‌‌ ​​‌ ‌‌‌‍​‍‌‍ ​‌‍‍‌‌ ​ ‌‍‍​‌‍‌‌‌‍‌​​‍​‍‌ ‌
Learns best through interaction and experience​​​​‌ ‍ ​‍​‍‌‍ ‌ ​‍‌‍‍‌‌‍‌ ‌‍‍‌‌‍ ‍​‍​‍​ ‍‍​‍​‍‌ ​ ‌‍​‌‌‍ ‍‌‍‍‌‌ ‌​‌ ‍‌​‍ ‍‌‍‍‌‌‍ ​‍​‍​‍ ​​‍​‍‌‍‍​‌ ​‍‌‍‌‌‌‍‌‍​‍​‍​ ‍‍​‍​‍​‍ ‌ ​ ‌ ‌​‌ ‌‌‌‍‌​‌‍‍‌‌‍ ​‍ ‌‍‍‌‌‍ ‍‌ ‌​‌‍‌‌‌‍ ‍‌ ‌​​‍ ‌‍‌‌‌‍‌​‌‍‍‌‌ ‌​​‍ ‌‍ ‌‌‍ ‌‍‌​‌‍‌‌​ ‌‌ ​​‌ ​‍‌‍‌‌‌ ​ ‌‍‌‌‌‍ ‍‌ ‌​‌‍​‌‌ ‌​‌‍‍‌‌‍ ‌‍ ‍​ ‍ ‌‍‍‌‌‍‌​​ ‌​ ‍​‌‍​‍​ ‌‍‌‍‌​​ ‌​​ ‍‌‌‍‌‌​ ‍‌​‍ ‌​ ​ ​ ‌​‌‍‌​‌‍‌​​‍ ‌​ ‌​​ ​‍​ ​ ​ ‌‍​‍ ‌​ ‍‌​ ​‍‌‍‌​​ ​‌​‍ ‌‌‍‌‌​ ​​‌‍‌‍​ ​‌‌‍‌‌​ ‍‌​ ‌‌​ ‌​‌‍​‍‌‍‌‍‌‍‌​​ ​‌​ ‍ ‌ ‌​‌ ‍‌‌ ​​‌‍‌‌​ ‌‌‍ ‍‌‍‌‌‌ ‌ ‌ ​ ​ ‍ ‌ ​​‌‍​‌‌ ‌​‌‍‍​​ ‌‌‍​ ‌‍ ‌‍ ‍‌ ‌​‌‍‌‌‌‍ ‍‌ ‌​​‍‌‌​ ‌‌‌​​‍‌‌ ‌‍‍ ‌‍‌‌‌ ‍‌​‍‌‌​ ​ ‌​‌​​‍‌‌​ ​ ‌​‌​​‍‌‌​ ​‍​ ​‍​ ​ ‌‍​‌​ ‌‌‌‍‌‌‌‍‌​‌‍‌‌‌‍‌​​ ​​​ ‌ ​ ​‍​ ​‍​ ‌‌​‍‌‌​ ​‍​ ​‍​‍‌‌​ ‌‌‌​‌​​‍ ‍‌‍​ ‌‍‍​‌‍‍‌‌‍ ​‌‍‌​‌ ​‍‌‍‌‌‌‍ ‍​‍‌‌​ ‌‌‌​​‍‌‌ ‌‍‍ ‌‍‌‌‌ ‍‌​‍‌‌​ ​ ‌​‌​​‍‌‌​ ​ ‌​‌​​‍‌‌​ ​‍​ ​‍​ ‍‌‌‍​‌‌‍‌​​ ‌‌‌‍​‌​ ‍​​ ​‌​ ‌​​ ‌​​ ‌‌​ ‍‌‌‍​‍​‍‌‌​ ​‍​ ​‍​‍‌‌​ ‌‌‌​‌​​‍ ‍‌ ‌​‌‍‌‌‌ ‍​‌ ‌​​ ‌‍​‍‌‍​‌‌ ​ ‌‍‌‌‌‌‌‌‌ ​‍‌‍ ​​ ‌​‍‌‌​ ​‍‌​‌‍‌ ​ ‌ ‌​‌ ‌‌‌‍‌​‌‍‍‌‌‍ ​‍‌‍‌‍‍‌‌‍‌​​ ‌​ ‍​‌‍​‍​ ‌‍‌‍‌​​ ‌​​ ‍‌‌‍‌‌​ ‍‌​‍ ‌​ ​ ​ ‌​‌‍‌​‌‍‌​​‍ ‌​ ‌​​ ​‍​ ​ ​ ‌‍​‍ ‌​ ‍‌​ ​‍‌‍‌​​ ​‌​‍ ‌‌‍‌‌​ ​​‌‍‌‍​ ​‌‌‍‌‌​ ‍‌​ ‌‌​ ‌​‌‍​‍‌‍‌‍‌‍‌​​ ​‌​‍‌‍‌ ‌​‌ ‍‌‌ ​​‌‍‌‌​ ‌‌‍ ‍‌‍‌‌‌ ‌ ‌ ​ ​‍‌‍‌ ​​‌‍​‌‌ ‌​‌‍‍​​ ‌‌‍​ ‌‍ ‌‍ ‍‌ ‌​‌‍‌‌‌‍ ‍‌ ‌​​‍‌‌​ ‌‌‌​​‍‌‌ ‌‍‍ ‌‍‌‌‌ ‍‌​‍‌‌​ ​ ‌​‌​​‍‌‌​ ​ ‌​‌​​‍‌‌​ ​‍​ ​‍​ ​ ‌‍​‌​ ‌‌‌‍‌‌‌‍‌​‌‍‌‌‌‍‌​​ ​​​ ‌ ​ ​‍​ ​‍​ ‌‌​‍‌‌​ ​‍​ ​‍​‍‌‌​ ‌‌‌​‌​​‍ ‍‌‍​ ‌‍‍​‌‍‍‌‌‍ ​‌‍‌​‌ ​‍‌‍‌‌‌‍ ‍​‍‌‌​ ‌‌‌​​‍‌‌ ‌‍‍ ‌‍‌‌‌ ‍‌​‍‌‌​ ​ ‌​‌​​‍‌‌​ ​ ‌​‌​​‍‌‌​ ​‍​ ​‍​ ‍‌‌‍​‌‌‍‌​​ ‌‌‌‍​‌​ ‍​​ ​‌​ ‌​​ ‌​​ ‌‌​ ‍‌‌‍​‍​‍‌‌​ ​‍​ ​‍​‍‌‌​ ‌‌‌​‌​​‍ ‍‌ ‌​‌‍‌‌‌ ‍​‌ ‌​​‍‌‍‌ ​​‌‍‌‌‌ ​‍‌ ​ ‌ ​​‌‍‌‌‌‍​ ‌ ‌​‌‍‍‌‌ ‌‍‌‍‌‌​ ‌‌ ​​‌ ‌‌‌‍​‍‌‍ ​‌‍‍‌‌ ​ ‌‍‍​‌‍‌‌‌‍‌​​‍​‍‌ ‌
Is curious and open to trying new ways of thinking​​​​‌ ‍ ​‍​‍‌‍ ‌ ​‍‌‍‍‌‌‍‌ ‌‍‍‌‌‍ ‍​‍​‍​ ‍‍​‍​‍‌ ​ ‌‍​‌‌‍ ‍‌‍‍‌‌ ‌​‌ ‍‌​‍ ‍‌‍‍‌‌‍ ​‍​‍​‍ ​​‍​‍‌‍‍​‌ ​‍‌‍‌‌‌‍‌‍​‍​‍​ ‍‍​‍​‍​‍ ‌ ​ ‌ ‌​‌ ‌‌‌‍‌​‌‍‍‌‌‍ ​‍ ‌‍‍‌‌‍ ‍‌ ‌​‌‍‌‌‌‍ ‍‌ ‌​​‍ ‌‍‌‌‌‍‌​‌‍‍‌‌ ‌​​‍ ‌‍ ‌‌‍ ‌‍‌​‌‍‌‌​ ‌‌ ​​‌ ​‍‌‍‌‌‌ ​ ‌‍‌‌‌‍ ‍‌ ‌​‌‍​‌‌ ‌​‌‍‍‌‌‍ ‌‍ ‍​ ‍ ‌‍‍‌‌‍‌​​ ‌​ ‍​‌‍​‍​ ‌‍‌‍‌​​ ‌​​ ‍‌‌‍‌‌​ ‍‌​‍ ‌​ ​ ​ ‌​‌‍‌​‌‍‌​​‍ ‌​ ‌​​ ​‍​ ​ ​ ‌‍​‍ ‌​ ‍‌​ ​‍‌‍‌​​ ​‌​‍ ‌‌‍‌‌​ ​​‌‍‌‍​ ​‌‌‍‌‌​ ‍‌​ ‌‌​ ‌​‌‍​‍‌‍‌‍‌‍‌​​ ​‌​ ‍ ‌ ‌​‌ ‍‌‌ ​​‌‍‌‌​ ‌‌‍ ‍‌‍‌‌‌ ‌ ‌ ​ ​ ‍ ‌ ​​‌‍​‌‌ ‌​‌‍‍​​ ‌‌‍​ ‌‍ ‌‍ ‍‌ ‌​‌‍‌‌‌‍ ‍‌ ‌​​‍‌‌​ ‌‌‌​​‍‌‌ ‌‍‍ ‌‍‌‌‌ ‍‌​‍‌‌​ ​ ‌​‌​​‍‌‌​ ​ ‌​‌​​‍‌‌​ ​‍​ ​‍‌‍‌‍​ ‌‍‌‍​ ​ ​‌​ ‌‍‌‍​‍​ ​​​ ​‌​ ​ ‌‍​‌​ ‍‌‌‍‌‍​‍‌‌​ ​‍​ ​‍​‍‌‌​ ‌‌‌​‌​​‍ ‍‌‍​ ‌‍‍​‌‍‍‌‌‍ ​‌‍‌​‌ ​‍‌‍‌‌‌‍ ‍​‍‌‌​ ‌‌‌​​‍‌‌ ‌‍‍ ‌‍‌‌‌ ‍‌​‍‌‌​ ​ ‌​‌​​‍‌‌​ ​ ‌​‌​​‍‌‌​ ​‍​ ​‍​ ‌‍​ ‍​‌‍​‌​ ‌​​ ​‌​ ‍​​ ​‌‌‍​‍‌‍​‌​ ‍‌​ ​​​ ​​​‍‌‌​ ​‍​ ​‍​‍‌‌​ ‌‌‌​‌​​‍ ‍‌ ‌​‌‍‌‌‌ ‍​‌ ‌​​ ‌‍​‍‌‍​‌‌ ​ ‌‍‌‌‌‌‌‌‌ ​‍‌‍ ​​ ‌​‍‌‌​ ​‍‌​‌‍‌ ​ ‌ ‌​‌ ‌‌‌‍‌​‌‍‍‌‌‍ ​‍‌‍‌‍‍‌‌‍‌​​ ‌​ ‍​‌‍​‍​ ‌‍‌‍‌​​ ‌​​ ‍‌‌‍‌‌​ ‍‌​‍ ‌​ ​ ​ ‌​‌‍‌​‌‍‌​​‍ ‌​ ‌​​ ​‍​ ​ ​ ‌‍​‍ ‌​ ‍‌​ ​‍‌‍‌​​ ​‌​‍ ‌‌‍‌‌​ ​​‌‍‌‍​ ​‌‌‍‌‌​ ‍‌​ ‌‌​ ‌​‌‍​‍‌‍‌‍‌‍‌​​ ​‌​‍‌‍‌ ‌​‌ ‍‌‌ ​​‌‍‌‌​ ‌‌‍ ‍‌‍‌‌‌ ‌ ‌ ​ ​‍‌‍‌ ​​‌‍​‌‌ ‌​‌‍‍​​ ‌‌‍​ ‌‍ ‌‍ ‍‌ ‌​‌‍‌‌‌‍ ‍‌ ‌​​‍‌‌​ ‌‌‌​​‍‌‌ ‌‍‍ ‌‍‌‌‌ ‍‌​‍‌‌​ ​ ‌​‌​​‍‌‌​ ​ ‌​‌​​‍‌‌​ ​‍​ ​‍‌‍‌‍​ ‌‍‌‍​ ​ ​‌​ ‌‍‌‍​‍​ ​​​ ​‌​ ​ ‌‍​‌​ ‍‌‌‍‌‍​‍‌‌​ ​‍​ ​‍​‍‌‌​ ‌‌‌​‌​​‍ ‍‌‍​ ‌‍‍​‌‍‍‌‌‍ ​‌‍‌​‌ ​‍‌‍‌‌‌‍ ‍​‍‌‌​ ‌‌‌​​‍‌‌ ‌‍‍ ‌‍‌‌‌ ‍‌​‍‌‌​ ​ ‌​‌​​‍‌‌​ ​ ‌​‌​​‍‌‌​ ​‍​ ​‍​ ‌‍​ ‍​‌‍​‌​ ‌​​ ​‌​ ‍​​ ​‌‌‍​‍‌‍​‌​ ‍‌​ ​​​ ​​​‍‌‌​ ​‍​ ​‍​‍‌‌​ ‌‌‌​‌​​‍ ‍‌ ‌​‌‍‌‌‌ ‍​‌ ‌​​‍‌‍‌ ​​‌‍‌‌‌ ​‍‌ ​ ‌ ​​‌‍‌‌‌‍​ ‌ ‌​‌‍‍‌‌ ‌‍‌‍‌‌​ ‌‌ ​​‌ ‌‌‌‍​‍‌‍ ​‌‍‍‌‌ ​ ‌‍‍​‌‍‌‌‌‍‌​​‍​‍‌ ‌
Would benefit from using language in real-life contexts​​​​‌ ‍ ​‍​‍‌‍ ‌ ​‍‌‍‍‌‌‍‌ ‌‍‍‌‌‍ ‍​‍​‍​ ‍‍​‍​‍‌ ​ ‌‍​‌‌‍ ‍‌‍‍‌‌ ‌​‌ ‍‌​‍ ‍‌‍‍‌‌‍ ​‍​‍​‍ ​​‍​‍‌‍‍​‌ ​‍‌‍‌‌‌‍‌‍​‍​‍​ ‍‍​‍​‍​‍ ‌ ​ ‌ ‌​‌ ‌‌‌‍‌​‌‍‍‌‌‍ ​‍ ‌‍‍‌‌‍ ‍‌ ‌​‌‍‌‌‌‍ ‍‌ ‌​​‍ ‌‍‌‌‌‍‌​‌‍‍‌‌ ‌​​‍ ‌‍ ‌‌‍ ‌‍‌​‌‍‌‌​ ‌‌ ​​‌ ​‍‌‍‌‌‌ ​ ‌‍‌‌‌‍ ‍‌ ‌​‌‍​‌‌ ‌​‌‍‍‌‌‍ ‌‍ ‍​ ‍ ‌‍‍‌‌‍‌​​ ‌​ ‍​‌‍​‍​ ‌‍‌‍‌​​ ‌​​ ‍‌‌‍‌‌​ ‍‌​‍ ‌​ ​ ​ ‌​‌‍‌​‌‍‌​​‍ ‌​ ‌​​ ​‍​ ​ ​ ‌‍​‍ ‌​ ‍‌​ ​‍‌‍‌​​ ​‌​‍ ‌‌‍‌‌​ ​​‌‍‌‍​ ​‌‌‍‌‌​ ‍‌​ ‌‌​ ‌​‌‍​‍‌‍‌‍‌‍‌​​ ​‌​ ‍ ‌ ‌​‌ ‍‌‌ ​​‌‍‌‌​ ‌‌‍ ‍‌‍‌‌‌ ‌ ‌ ​ ​ ‍ ‌ ​​‌‍​‌‌ ‌​‌‍‍​​ ‌‌‍​ ‌‍ ‌‍ ‍‌ ‌​‌‍‌‌‌‍ ‍‌ ‌​​‍‌‌​ ‌‌‌​​‍‌‌ ‌‍‍ ‌‍‌‌‌ ‍‌​‍‌‌​ ​ ‌​‌​​‍‌‌​ ​ ‌​‌​​‍‌‌​ ​‍​ ​‍​ ​‌‌‍‌​‌‍​ ‌‍​‍​ ‌‌​ ​‍​ ​ ​ ‌‍‌‍​‍‌‍​ ​ ​‍​ ‌ ​‍‌‌​ ​‍​ ​‍​‍‌‌​ ‌‌‌​‌​​‍ ‍‌‍​ ‌‍‍​‌‍‍‌‌‍ ​‌‍‌​‌ ​‍‌‍‌‌‌‍ ‍​‍‌‌​ ‌‌‌​​‍‌‌ ‌‍‍ ‌‍‌‌‌ ‍‌​‍‌‌​ ​ ‌​‌​​‍‌‌​ ​ ‌​‌​​‍‌‌​ ​‍​ ​‍​ ​​​ ‍‌‌‍‌‌‌‍​‍‌‍‌​​ ‌ ​ ‌‍‌‍​‌‌‍‌‌‌‍‌​‌‍‌‌​ ‌‍​‍‌‌​ ​‍​ ​‍​‍‌‌​ ‌‌‌​‌​​‍ ‍‌ ‌​‌‍‌‌‌ ‍​‌ ‌​​ ‌‍​‍‌‍​‌‌ ​ ‌‍‌‌‌‌‌‌‌ ​‍‌‍ ​​ ‌​‍‌‌​ ​‍‌​‌‍‌ ​ ‌ ‌​‌ ‌‌‌‍‌​‌‍‍‌‌‍ ​‍‌‍‌‍‍‌‌‍‌​​ ‌​ ‍​‌‍​‍​ ‌‍‌‍‌​​ ‌​​ ‍‌‌‍‌‌​ ‍‌​‍ ‌​ ​ ​ ‌​‌‍‌​‌‍‌​​‍ ‌​ ‌​​ ​‍​ ​ ​ ‌‍​‍ ‌​ ‍‌​ ​‍‌‍‌​​ ​‌​‍ ‌‌‍‌‌​ ​​‌‍‌‍​ ​‌‌‍‌‌​ ‍‌​ ‌‌​ ‌​‌‍​‍‌‍‌‍‌‍‌​​ ​‌​‍‌‍‌ ‌​‌ ‍‌‌ ​​‌‍‌‌​ ‌‌‍ ‍‌‍‌‌‌ ‌ ‌ ​ ​‍‌‍‌ ​​‌‍​‌‌ ‌​‌‍‍​​ ‌‌‍​ ‌‍ ‌‍ ‍‌ ‌​‌‍‌‌‌‍ ‍‌ ‌​​‍‌‌​ ‌‌‌​​‍‌‌ ‌‍‍ ‌‍‌‌‌ ‍‌​‍‌‌​ ​ ‌​‌​​‍‌‌​ ​ ‌​‌​​‍‌‌​ ​‍​ ​‍​ ​‌‌‍‌​‌‍​ ‌‍​‍​ ‌‌​ ​‍​ ​ ​ ‌‍‌‍​‍‌‍​ ​ ​‍​ ‌ ​‍‌‌​ ​‍​ ​‍​‍‌‌​ ‌‌‌​‌​​‍ ‍‌‍​ ‌‍‍​‌‍‍‌‌‍ ​‌‍‌​‌ ​‍‌‍‌‌‌‍ ‍​‍‌‌​ ‌‌‌​​‍‌‌ ‌‍‍ ‌‍‌‌‌ ‍‌​‍‌‌​ ​ ‌​‌​​‍‌‌​ ​ ‌​‌​​‍‌‌​ ​‍​ ​‍​ ​​​ ‍‌‌‍‌‌‌‍​‍‌‍‌​​ ‌ ​ ‌‍‌‍​‌‌‍‌‌‌‍‌​‌‍‌‌​ ‌‍​‍‌‌​ ​‍​ ​‍​‍‌‌​ ‌‌‌​‌​​‍ ‍‌ ‌​‌‍‌‌‌ ‍​‌ ‌​​‍‌‍‌ ​​‌‍‌‌‌ ​‍‌ ​ ‌ ​​‌‍‌‌‌‍​ ‌ ‌​‌‍‍‌‌ ‌‍‌‍‌‌​ ‌‌ ​​‌ ‌‌‌‍​‍‌‍ ​‌‍‍‌‌ ​ ‌‍‍​‌‍‌‌‌‍‌​​‍​‍‌ ‌
It is also worth thinking about your long-term goals. Are you hoping
your child will simply pass exams, or truly feel comfortable
communicating in another language?​​​​‌ ‍ ​‍​‍‌‍ ‌ ​‍‌‍‍‌‌‍‌ ‌‍‍‌‌‍ ‍​‍​‍​ ‍‍​‍​‍‌ ​ ‌‍​‌‌‍ ‍‌‍‍‌‌ ‌​‌ ‍‌​‍ ‍‌‍‍‌‌‍ ​‍​‍​‍ ​​‍​‍‌‍‍​‌ ​‍‌‍‌‌‌‍‌‍​‍​‍​ ‍‍​‍​‍​‍ ‌ ​ ‌ ‌​‌ ‌‌‌‍‌​‌‍‍‌‌‍ ​‍ ‌‍‍‌‌‍ ‍‌ ‌​‌‍‌‌‌‍ ‍‌ ‌​​‍ ‌‍‌‌‌‍‌​‌‍‍‌‌ ‌​​‍ ‌‍ ‌‌‍ ‌‍‌​‌‍‌‌​ ‌‌ ​​‌ ​‍‌‍‌‌‌ ​ ‌‍‌‌‌‍ ‍‌ ‌​‌‍​‌‌ ‌​‌‍‍‌‌‍ ‌‍ ‍​ ‍ ‌‍‍‌‌‍‌​​ ‌​ ‍​‌‍​‍​ ‌‍‌‍‌​​ ‌​​ ‍‌‌‍‌‌​ ‍‌​‍ ‌​ ​ ​ ‌​‌‍‌​‌‍‌​​‍ ‌​ ‌​​ ​‍​ ​ ​ ‌‍​‍ ‌​ ‍‌​ ​‍‌‍‌​​ ​‌​‍ ‌‌‍‌‌​ ​​‌‍‌‍​ ​‌‌‍‌‌​ ‍‌​ ‌‌​ ‌​‌‍​‍‌‍‌‍‌‍‌​​ ​‌​ ‍ ‌ ‌​‌ ‍‌‌ ​​‌‍‌‌​ ‌‌‍ ‍‌‍‌‌‌ ‌ ‌ ​ ​ ‍ ‌ ​​‌‍​‌‌ ‌​‌‍‍​​ ‌‌‍​ ‌‍ ‌‍ ‍‌ ‌​‌‍‌‌‌‍ ‍‌ ‌​​‍‌‌​ ‌‌‌​​‍‌‌ ‌‍‍ ‌‍‌‌‌ ‍‌​‍‌‌​ ​ ‌​‌​​‍‌‌​ ​ ‌​‌​​‍‌‌​ ​‍​ ​‍​ ​‍​ ‍​​ ‌​‌‍​‌‌‍​‍‌‍‌‌​ ‍​‌‍​‍‌‍‌‍‌‍​‍‌‍‌‌​ ‌ ​‍‌‌​ ​‍​ ​‍​‍‌‌​ ‌‌‌​‌​​‍ ‍‌‍​ ‌‍‍​‌‍‍‌‌‍ ​‌‍‌​‌ ​‍‌‍‌‌‌‍ ‍​‍‌‌​ ‌‌‌​​‍‌‌ ‌‍‍ ‌‍‌‌‌ ‍‌​‍‌‌​ ​ ‌​‌​​‍‌‌​ ​ ‌​‌​​‍‌‌​ ​‍​ ​‍​ ​‌‌‍‌​​ ‌‌‌‍‌‍​ ​‍‌‍​‍​ ​​‌‍​‌‌‍​‍​ ​ ‌‍‌‍​ ‌​​‍‌‌​ ​‍​ ​‍​‍‌‌​ ‌‌‌​‌​​‍ ‍‌ ‌​‌‍‌‌‌ ‍​‌ ‌​​ ‌‍​‍‌‍​‌‌ ​ ‌‍‌‌‌‌‌‌‌ ​‍‌‍ ​​ ‌​‍‌‌​ ​‍‌​‌‍‌ ​ ‌ ‌​‌ ‌‌‌‍‌​‌‍‍‌‌‍ ​‍‌‍‌‍‍‌‌‍‌​​ ‌​ ‍​‌‍​‍​ ‌‍‌‍‌​​ ‌​​ ‍‌‌‍‌‌​ ‍‌​‍ ‌​ ​ ​ ‌​‌‍‌​‌‍‌​​‍ ‌​ ‌​​ ​‍​ ​ ​ ‌‍​‍ ‌​ ‍‌​ ​‍‌‍‌​​ ​‌​‍ ‌‌‍‌‌​ ​​‌‍‌‍​ ​‌‌‍‌‌​ ‍‌​ ‌‌​ ‌​‌‍​‍‌‍‌‍‌‍‌​​ ​‌​‍‌‍‌ ‌​‌ ‍‌‌ ​​‌‍‌‌​ ‌‌‍ ‍‌‍‌‌‌ ‌ ‌ ​ ​‍‌‍‌ ​​‌‍​‌‌ ‌​‌‍‍​​ ‌‌‍​ ‌‍ ‌‍ ‍‌ ‌​‌‍‌‌‌‍ ‍‌ ‌​​‍‌‌​ ‌‌‌​​‍‌‌ ‌‍‍ ‌‍‌‌‌ ‍‌​‍‌‌​ ​ ‌​‌​​‍‌‌​ ​ ‌​‌​​‍‌‌​ ​‍​ ​‍​ ​‍​ ‍​​ ‌​‌‍​‌‌‍​‍‌‍‌‌​ ‍​‌‍​‍‌‍‌‍‌‍​‍‌‍‌‌​ ‌ ​‍‌‌​ ​‍​ ​‍​‍‌‌​ ‌‌‌​‌​​‍ ‍‌‍​ ‌‍‍​‌‍‍‌‌‍ ​‌‍‌​‌ ​‍‌‍‌‌‌‍ ‍​‍‌‌​ ‌‌‌​​‍‌‌ ‌‍‍ ‌‍‌‌‌ ‍‌​‍‌‌​ ​ ‌​‌​​‍‌‌​ ​ ‌​‌​​‍‌‌​ ​‍​ ​‍​ ​‌‌‍‌​​ ‌‌‌‍‌‍​ ​‍‌‍​‍​ ​​‌‍​‌‌‍​‍​ ​ ‌‍‌‍​ ‌​​‍‌‌​ ​‍​ ​‍​‍‌‌​ ‌‌‌​‌​​‍ ‍‌ ‌​‌‍‌‌‌ ‍​‌ ‌​​‍‌‍‌ ​​‌‍‌‌‌ ​‍‌ ​ ‌ ​​‌‍‌‌‌‍​ ‌ ‌​‌‍‍‌‌ ‌‍‌‍‌‌​ ‌‌ ​​‌ ‌‌‌‍​‍‌‍ ​‌‍‍‌‌ ​ ‌‍‍​‌‍‌‌‌‍‌​​‍​‍‌ ‌
Common Questions Parents Ask​​​​‌ ‍ ​‍​‍‌‍ ‌ ​‍‌‍‍‌‌‍‌ ‌‍‍‌‌‍ ‍​‍​‍​ ‍‍​‍​‍‌ ​ ‌‍​‌‌‍ ‍‌‍‍‌‌ ‌​‌ ‍‌​‍ ‍‌‍‍‌‌‍ ​‍​‍​‍ ​​‍​‍‌‍‍​‌ ​‍‌‍‌‌‌‍‌‍​‍​‍​ ‍‍​‍​‍​‍ ‌ ​ ‌ ‌​‌ ‌‌‌‍‌​‌‍‍‌‌‍ ​‍ ‌‍‍‌‌‍ ‍‌ ‌​‌‍‌‌‌‍ ‍‌ ‌​​‍ ‌‍‌‌‌‍‌​‌‍‍‌‌ ‌​​‍ ‌‍ ‌‌‍ ‌‍‌​‌‍‌‌​ ‌‌ ​​‌ ​‍‌‍‌‌‌ ​ ‌‍‌‌‌‍ ‍‌ ‌​‌‍​‌‌ ‌​‌‍‍‌‌‍ ‌‍ ‍​ ‍ ‌‍‍‌‌‍‌​​ ‌​ ‍​‌‍​‍​ ‌‍‌‍‌​​ ‌​​ ‍‌‌‍‌‌​ ‍‌​‍ ‌​ ​ ​ ‌​‌‍‌​‌‍‌​​‍ ‌​ ‌​​ ​‍​ ​ ​ ‌‍​‍ ‌​ ‍‌​ ​‍‌‍‌​​ ​‌​‍ ‌‌‍‌‌​ ​​‌‍‌‍​ ​‌‌‍‌‌​ ‍‌​ ‌‌​ ‌​‌‍​‍‌‍‌‍‌‍‌​​ ​‌​ ‍ ‌ ‌​‌ ‍‌‌ ​​‌‍‌‌​ ‌‌‍ ‍‌‍‌‌‌ ‌ ‌ ​ ​ ‍ ‌ ​​‌‍​‌‌ ‌​‌‍‍​​ ‌‌‍​ ‌‍ ‌‍ ‍‌ ‌​‌‍‌‌‌‍ ‍‌ ‌​​‍‌‌​ ‌‌‌​​‍‌‌ ‌‍‍ ‌‍‌‌‌ ‍‌​‍‌‌​ ​ ‌​‌​​‍‌‌​ ​ ‌​‌​​‍‌‌​ ​‍​ ​‍​ ‌​‌‍​‌​ ‌‌​ ​ ​ ‌‌​ ‍‌​ ​​​ ‌ ‌‍‌​‌‍​‍‌‍​‌​ ‌ ​‍‌‌​ ​‍​ ​‍​‍‌‌​ ‌‌‌​‌​​‍ ‍‌‍​ ‌‍‍​‌‍‍‌‌‍ ​‌‍‌​‌ ​‍‌‍‌‌‌‍ ‍​‍‌‌​ ‌‌‌​​‍‌‌ ‌‍‍ ‌‍‌‌‌ ‍‌​‍‌‌​ ​ ‌​‌​​‍‌‌​ ​ ‌​‌​​‍‌‌​ ​‍​ ​‍​ ​‍​ ​ ​ ‌​​ ‌ ​ ‍‌​ ​‍‌‍‌‍‌‍​‌‌‍‌​‌‍‌‌​ ‍​​ ‌‍​‍‌‌​ ​‍​ ​‍​‍‌‌​ ‌‌‌​‌​​‍ ‍‌ ‌​‌‍‌‌‌ ‍​‌ ‌​​ ‌‍​‍‌‍​‌‌ ​ ‌‍‌‌‌‌‌‌‌ ​‍‌‍ ​​ ‌​‍‌‌​ ​‍‌​‌‍‌ ​ ‌ ‌​‌ ‌‌‌‍‌​‌‍‍‌‌‍ ​‍‌‍‌‍‍‌‌‍‌​​ ‌​ ‍​‌‍​‍​ ‌‍‌‍‌​​ ‌​​ ‍‌‌‍‌‌​ ‍‌​‍ ‌​ ​ ​ ‌​‌‍‌​‌‍‌​​‍ ‌​ ‌​​ ​‍​ ​ ​ ‌‍​‍ ‌​ ‍‌​ ​‍‌‍‌​​ ​‌​‍ ‌‌‍‌‌​ ​​‌‍‌‍​ ​‌‌‍‌‌​ ‍‌​ ‌‌​ ‌​‌‍​‍‌‍‌‍‌‍‌​​ ​‌​‍‌‍‌ ‌​‌ ‍‌‌ ​​‌‍‌‌​ ‌‌‍ ‍‌‍‌‌‌ ‌ ‌ ​ ​‍‌‍‌ ​​‌‍​‌‌ ‌​‌‍‍​​ ‌‌‍​ ‌‍ ‌‍ ‍‌ ‌​‌‍‌‌‌‍ ‍‌ ‌​​‍‌‌​ ‌‌‌​​‍‌‌ ‌‍‍ ‌‍‌‌‌ ‍‌​‍‌‌​ ​ ‌​‌​​‍‌‌​ ​ ‌​‌​​‍‌‌​ ​‍​ ​‍​ ‌​‌‍​‌​ ‌‌​ ​ ​ ‌‌​ ‍‌​ ​​​ ‌ ‌‍‌​‌‍​‍‌‍​‌​ ‌ ​‍‌‌​ ​‍​ ​‍​‍‌‌​ ‌‌‌​‌​​‍ ‍‌‍​ ‌‍‍​‌‍‍‌‌‍ ​‌‍‌​‌ ​‍‌‍‌‌‌‍ ‍​‍‌‌​ ‌‌‌​​‍‌‌ ‌‍‍ ‌‍‌‌‌ ‍‌​‍‌‌​ ​ ‌​‌​​‍‌‌​ ​ ‌​‌​​‍‌‌​ ​‍​ ​‍​ ​‍​ ​ ​ ‌​​ ‌ ​ ‍‌​ ​‍‌‍‌‍‌‍​‌‌‍‌​‌‍‌‌​ ‍​​ ‌‍​‍‌‌​ ​‍​ ​‍​‍‌‌​ ‌‌‌​‌​​‍ ‍‌ ‌​‌‍‌‌‌ ‍​‌ ‌​​‍‌‍‌ ​​‌‍‌‌‌ ​‍‌ ​ ‌ ​​‌‍‌‌‌‍​ ‌ ‌​‌‍‍‌‌ ‌‍‌‍‌‌​ ‌‌ ​​‌ ‌‌‌‍​‍‌‍ ​‌‍‍‌‌ ​ ‌‍‍​‌‍‌‌‌‍‌​​‍​‍‌ ‌
Will my child get confused learning two languages?​​​​‌ ‍ ​‍​‍‌‍ ‌ ​‍‌‍‍‌‌‍‌ ‌‍‍‌‌‍ ‍​‍​‍​ ‍‍​‍​‍‌ ​ ‌‍​‌‌‍ ‍‌‍‍‌‌ ‌​‌ ‍‌​‍ ‍‌‍‍‌‌‍ ​‍​‍​‍ ​​‍​‍‌‍‍​‌ ​‍‌‍‌‌‌‍‌‍​‍​‍​ ‍‍​‍​‍​‍ ‌ ​ ‌ ‌​‌ ‌‌‌‍‌​‌‍‍‌‌‍ ​‍ ‌‍‍‌‌‍ ‍‌ ‌​‌‍‌‌‌‍ ‍‌ ‌​​‍ ‌‍‌‌‌‍‌​‌‍‍‌‌ ‌​​‍ ‌‍ ‌‌‍ ‌‍‌​‌‍‌‌​ ‌‌ ​​‌ ​‍‌‍‌‌‌ ​ ‌‍‌‌‌‍ ‍‌ ‌​‌‍​‌‌ ‌​‌‍‍‌‌‍ ‌‍ ‍​ ‍ ‌‍‍‌‌‍‌​​ ‌​ ‍​‌‍​‍​ ‌‍‌‍‌​​ ‌​​ ‍‌‌‍‌‌​ ‍‌​‍ ‌​ ​ ​ ‌​‌‍‌​‌‍‌​​‍ ‌​ ‌​​ ​‍​ ​ ​ ‌‍​‍ ‌​ ‍‌​ ​‍‌‍‌​​ ​‌​‍ ‌‌‍‌‌​ ​​‌‍‌‍​ ​‌‌‍‌‌​ ‍‌​ ‌‌​ ‌​‌‍​‍‌‍‌‍‌‍‌​​ ​‌​ ‍ ‌ ‌​‌ ‍‌‌ ​​‌‍‌‌​ ‌‌‍ ‍‌‍‌‌‌ ‌ ‌ ​ ​ ‍ ‌ ​​‌‍​‌‌ ‌​‌‍‍​​ ‌‌‍​ ‌‍ ‌‍ ‍‌ ‌​‌‍‌‌‌‍ ‍‌ ‌​​‍‌‌​ ‌‌‌​​‍‌‌ ‌‍‍ ‌‍‌‌‌ ‍‌​‍‌‌​ ​ ‌​‌​​‍‌‌​ ​ ‌​‌​​‍‌‌​ ​‍​ ​‍​ ‌‍‌‍​‍‌‍‌‌​ ​ ‌‍​ ‌‍​‍‌‍​ ​ ​‍​ ​‍​ ‌ ​ ​‌‌‍‌‍​‍‌‌​ ​‍​ ​‍​‍‌‌​ ‌‌‌​‌​​‍ ‍‌‍​ ‌‍‍​‌‍‍‌‌‍ ​‌‍‌​‌ ​‍‌‍‌‌‌‍ ‍​‍‌‌​ ‌‌‌​​‍‌‌ ‌‍‍ ‌‍‌‌‌ ‍‌​‍‌‌​ ​ ‌​‌​​‍‌‌​ ​ ‌​‌​​‍‌‌​ ​‍​ ​‍‌‍‌‍​ ‍‌​ ‌‌‌‍​‌​ ‌ ​ ​ ​ ‌ ‌‍‌​​ ‍​​ ​‌​ ​‍‌‍‌‍​‍‌‌​ ​‍​ ​‍​‍‌‌​ ‌‌‌​‌​​‍ ‍‌ ‌​‌‍‌‌‌ ‍​‌ ‌​​ ‌‍​‍‌‍​‌‌ ​ ‌‍‌‌‌‌‌‌‌ ​‍‌‍ ​​ ‌​‍‌‌​ ​‍‌​‌‍‌ ​ ‌ ‌​‌ ‌‌‌‍‌​‌‍‍‌‌‍ ​‍‌‍‌‍‍‌‌‍‌​​ ‌​ ‍​‌‍​‍​ ‌‍‌‍‌​​ ‌​​ ‍‌‌‍‌‌​ ‍‌​‍ ‌​ ​ ​ ‌​‌‍‌​‌‍‌​​‍ ‌​ ‌​​ ​‍​ ​ ​ ‌‍​‍ ‌​ ‍‌​ ​‍‌‍‌​​ ​‌​‍ ‌‌‍‌‌​ ​​‌‍‌‍​ ​‌‌‍‌‌​ ‍‌​ ‌‌​ ‌​‌‍​‍‌‍‌‍‌‍‌​​ ​‌​‍‌‍‌ ‌​‌ ‍‌‌ ​​‌‍‌‌​ ‌‌‍ ‍‌‍‌‌‌ ‌ ‌ ​ ​‍‌‍‌ ​​‌‍​‌‌ ‌​‌‍‍​​ ‌‌‍​ ‌‍ ‌‍ ‍‌ ‌​‌‍‌‌‌‍ ‍‌ ‌​​‍‌‌​ ‌‌‌​​‍‌‌ ‌‍‍ ‌‍‌‌‌ ‍‌​‍‌‌​ ​ ‌​‌​​‍‌‌​ ​ ‌​‌​​‍‌‌​ ​‍​ ​‍​ ‌‍‌‍​‍‌‍‌‌​ ​ ‌‍​ ‌‍​‍‌‍​ ​ ​‍​ ​‍​ ‌ ​ ​‌‌‍‌‍​‍‌‌​ ​‍​ ​‍​‍‌‌​ ‌‌‌​‌​​‍ ‍‌‍​ ‌‍‍​‌‍‍‌‌‍ ​‌‍‌​‌ ​‍‌‍‌‌‌‍ ‍​‍‌‌​ ‌‌‌​​‍‌‌ ‌‍‍ ‌‍‌‌‌ ‍‌​‍‌‌​ ​ ‌​‌​​‍‌‌​ ​ ‌​‌​​‍‌‌​ ​‍​ ​‍‌‍‌‍​ ‍‌​ ‌‌‌‍​‌​ ‌ ​ ​ ​ ‌ ‌‍‌​​ ‍​​ ​‌​ ​‍‌‍‌‍​‍‌‌​ ​‍​ ​‍​‍‌‌​ ‌‌‌​‌​​‍ ‍‌ ‌​‌‍‌‌‌ ‍​‌ ‌​​‍‌‍‌ ​​‌‍‌‌‌ ​‍‌ ​ ‌ ​​‌‍‌‌‌‍​ ‌ ‌​‌‍‍‌‌ ‌‍‌‍‌‌​ ‌‌ ​​‌ ‌‌‌‍​‍‌‍ ​‌‍‍‌‌ ​ ‌‍‍​‌‍‌‌‌‍‌​​‍​‍‌ ‌
It is a common concern, but children are often more adaptable than
we expect. With the right support, they can learn to navigate both
languages confidently.​​​​‌ ‍ ​‍​‍‌‍ ‌ ​‍‌‍‍‌‌‍‌ ‌‍‍‌‌‍ ‍​‍​‍​ ‍‍​‍​‍‌ ​ ‌‍​‌‌‍ ‍‌‍‍‌‌ ‌​‌ ‍‌​‍ ‍‌‍‍‌‌‍ ​‍​‍​‍ ​​‍​‍‌‍‍​‌ ​‍‌‍‌‌‌‍‌‍​‍​‍​ ‍‍​‍​‍​‍ ‌ ​ ‌ ‌​‌ ‌‌‌‍‌​‌‍‍‌‌‍ ​‍ ‌‍‍‌‌‍ ‍‌ ‌​‌‍‌‌‌‍ ‍‌ ‌​​‍ ‌‍‌‌‌‍‌​‌‍‍‌‌ ‌​​‍ ‌‍ ‌‌‍ ‌‍‌​‌‍‌‌​ ‌‌ ​​‌ ​‍‌‍‌‌‌ ​ ‌‍‌‌‌‍ ‍‌ ‌​‌‍​‌‌ ‌​‌‍‍‌‌‍ ‌‍ ‍​ ‍ ‌‍‍‌‌‍‌​​ ‌​ ‍​‌‍​‍​ ‌‍‌‍‌​​ ‌​​ ‍‌‌‍‌‌​ ‍‌​‍ ‌​ ​ ​ ‌​‌‍‌​‌‍‌​​‍ ‌​ ‌​​ ​‍​ ​ ​ ‌‍​‍ ‌​ ‍‌​ ​‍‌‍‌​​ ​‌​‍ ‌‌‍‌‌​ ​​‌‍‌‍​ ​‌‌‍‌‌​ ‍‌​ ‌‌​ ‌​‌‍​‍‌‍‌‍‌‍‌​​ ​‌​ ‍ ‌ ‌​‌ ‍‌‌ ​​‌‍‌‌​ ‌‌‍ ‍‌‍‌‌‌ ‌ ‌ ​ ​ ‍ ‌ ​​‌‍​‌‌ ‌​‌‍‍​​ ‌‌‍​ ‌‍ ‌‍ ‍‌ ‌​‌‍‌‌‌‍ ‍‌ ‌​​‍‌‌​ ‌‌‌​​‍‌‌ ‌‍‍ ‌‍‌‌‌ ‍‌​‍‌‌​ ​ ‌​‌​​‍‌‌​ ​ ‌​‌​​‍‌‌​ ​‍​ ​‍​ ‍‌‌‍​ ​ ​ ‌‍​‌‌‍‌​‌‍​ ​ ​​​ ‌​‌‍​‌​ ​ ​ ‍​​ ‌‌​‍‌‌​ ​‍​ ​‍​‍‌‌​ ‌‌‌​‌​​‍ ‍‌‍​ ‌‍‍​‌‍‍‌‌‍ ​‌‍‌​‌ ​‍‌‍‌‌‌‍ ‍​‍‌‌​ ‌‌‌​​‍‌‌ ‌‍‍ ‌‍‌‌‌ ‍‌​‍‌‌​ ​ ‌​‌​​‍‌‌​ ​ ‌​‌​​‍‌‌​ ​‍​ ​‍​ ​ ​ ​‍​ ​ ​ ‌‍​ ‌‌‌‍‌‌​ ​‍​ ​‌​ ​‌​ ​ ​ ​​​ ‌‌​‍‌‌​ ​‍​ ​‍​‍‌‌​ ‌‌‌​‌​​‍ ‍‌ ‌​‌‍‌‌‌ ‍​‌ ‌​​ ‌‍​‍‌‍​‌‌ ​ ‌‍‌‌‌‌‌‌‌ ​‍‌‍ ​​ ‌​‍‌‌​ ​‍‌​‌‍‌ ​ ‌ ‌​‌ ‌‌‌‍‌​‌‍‍‌‌‍ ​‍‌‍‌‍‍‌‌‍‌​​ ‌​ ‍​‌‍​‍​ ‌‍‌‍‌​​ ‌​​ ‍‌‌‍‌‌​ ‍‌​‍ ‌​ ​ ​ ‌​‌‍‌​‌‍‌​​‍ ‌​ ‌​​ ​‍​ ​ ​ ‌‍​‍ ‌​ ‍‌​ ​‍‌‍‌​​ ​‌​‍ ‌‌‍‌‌​ ​​‌‍‌‍​ ​‌‌‍‌‌​ ‍‌​ ‌‌​ ‌​‌‍​‍‌‍‌‍‌‍‌​​ ​‌​‍‌‍‌ ‌​‌ ‍‌‌ ​​‌‍‌‌​ ‌‌‍ ‍‌‍‌‌‌ ‌ ‌ ​ ​‍‌‍‌ ​​‌‍​‌‌ ‌​‌‍‍​​ ‌‌‍​ ‌‍ ‌‍ ‍‌ ‌​‌‍‌‌‌‍ ‍‌ ‌​​‍‌‌​ ‌‌‌​​‍‌‌ ‌‍‍ ‌‍‌‌‌ ‍‌​‍‌‌​ ​ ‌​‌​​‍‌‌​ ​ ‌​‌​​‍‌‌​ ​‍​ ​‍​ ‍‌‌‍​ ​ ​ ‌‍​‌‌‍‌​‌‍​ ​ ​​​ ‌​‌‍​‌​ ​ ​ ‍​​ ‌‌​‍‌‌​ ​‍​ ​‍​‍‌‌​ ‌‌‌​‌​​‍ ‍‌‍​ ‌‍‍​‌‍‍‌‌‍ ​‌‍‌​‌ ​‍‌‍‌‌‌‍ ‍​‍‌‌​ ‌‌‌​​‍‌‌ ‌‍‍ ‌‍‌‌‌ ‍‌​‍‌‌​ ​ ‌​‌​​‍‌‌​ ​ ‌​‌​​‍‌‌​ ​‍​ ​‍​ ​ ​ ​‍​ ​ ​ ‌‍​ ‌‌‌‍‌‌​ ​‍​ ​‌​ ​‌​ ​ ​ ​​​ ‌‌​‍‌‌​ ​‍​ ​‍​‍‌‌​ ‌‌‌​‌​​‍ ‍‌ ‌​‌‍‌‌‌ ‍​‌ ‌​​‍‌‍‌ ​​‌‍‌‌‌ ​‍‌ ​ ‌ ​​‌‍‌‌‌‍​ ‌ ‌​‌‍‍‌‌ ‌‍‌‍‌‌​ ‌‌ ​​‌ ‌‌‌‍​‍‌‍ ​‌‍‍‌‌ ​ ‌‍‍​‌‍‌‌‌‍‌​​‍​‍‌ ‌
Is one approach more demanding?​​​​‌ ‍ ​‍​‍‌‍ ‌ ​‍‌‍‍‌‌‍‌ ‌‍‍‌‌‍ ‍​‍​‍​ ‍‍​‍​‍‌ ​ ‌‍​‌‌‍ ‍‌‍‍‌‌ ‌​‌ ‍‌​‍ ‍‌‍‍‌‌‍ ​‍​‍​‍ ​​‍​‍‌‍‍​‌ ​‍‌‍‌‌‌‍‌‍​‍​‍​ ‍‍​‍​‍​‍ ‌ ​ ‌ ‌​‌ ‌‌‌‍‌​‌‍‍‌‌‍ ​‍ ‌‍‍‌‌‍ ‍‌ ‌​‌‍‌‌‌‍ ‍‌ ‌​​‍ ‌‍‌‌‌‍‌​‌‍‍‌‌ ‌​​‍ ‌‍ ‌‌‍ ‌‍‌​‌‍‌‌​ ‌‌ ​​‌ ​‍‌‍‌‌‌ ​ ‌‍‌‌‌‍ ‍‌ ‌​‌‍​‌‌ ‌​‌‍‍‌‌‍ ‌‍ ‍​ ‍ ‌‍‍‌‌‍‌​​ ‌​ ‍​‌‍​‍​ ‌‍‌‍‌​​ ‌​​ ‍‌‌‍‌‌​ ‍‌​‍ ‌​ ​ ​ ‌​‌‍‌​‌‍‌​​‍ ‌​ ‌​​ ​‍​ ​ ​ ‌‍​‍ ‌​ ‍‌​ ​‍‌‍‌​​ ​‌​‍ ‌‌‍‌‌​ ​​‌‍‌‍​ ​‌‌‍‌‌​ ‍‌​ ‌‌​ ‌​‌‍​‍‌‍‌‍‌‍‌​​ ​‌​ ‍ ‌ ‌​‌ ‍‌‌ ​​‌‍‌‌​ ‌‌‍ ‍‌‍‌‌‌ ‌ ‌ ​ ​ ‍ ‌ ​​‌‍​‌‌ ‌​‌‍‍​​ ‌‌‍​ ‌‍ ‌‍ ‍‌ ‌​‌‍‌‌‌‍ ‍‌ ‌​​‍‌‌​ ‌‌‌​​‍‌‌ ‌‍‍ ‌‍‌‌‌ ‍‌​‍‌‌​ ​ ‌​‌​​‍‌‌​ ​ ‌​‌​​‍‌‌​ ​‍​ ​‍​ ‌‍​ ‌​​ ​‍​ ‍‌‌‍‌​​ ‌‍​ ‍‌​ ‌‍​ ​ ​ ‌​​ ‌​‌‍‌​​‍‌‌​ ​‍​ ​‍​‍‌‌​ ‌‌‌​‌​​‍ ‍‌‍​ ‌‍‍​‌‍‍‌‌‍ ​‌‍‌​‌ ​‍‌‍‌‌‌‍ ‍​‍‌‌​ ‌‌‌​​‍‌‌ ‌‍‍ ‌‍‌‌‌ ‍‌​‍‌‌​ ​ ‌​‌​​‍‌‌​ ​ ‌​‌​​‍‌‌​ ​‍​ ​‍​ ‌​​ ‌‌‌‍​‍​ ‌‌​ ​ ​ ​​​ ​‍​ ‍​‌‍‌​‌‍‌​​ ‌​‌‍​ ​‍‌‌​ ​‍​ ​‍​‍‌‌​ ‌‌‌​‌​​‍ ‍‌ ‌​‌‍‌‌‌ ‍​‌ ‌​​ ‌‍​‍‌‍​‌‌ ​ ‌‍‌‌‌‌‌‌‌ ​‍‌‍ ​​ ‌​‍‌‌​ ​‍‌​‌‍‌ ​ ‌ ‌​‌ ‌‌‌‍‌​‌‍‍‌‌‍ ​‍‌‍‌‍‍‌‌‍‌​​ ‌​ ‍​‌‍​‍​ ‌‍‌‍‌​​ ‌​​ ‍‌‌‍‌‌​ ‍‌​‍ ‌​ ​ ​ ‌​‌‍‌​‌‍‌​​‍ ‌​ ‌​​ ​‍​ ​ ​ ‌‍​‍ ‌​ ‍‌​ ​‍‌‍‌​​ ​‌​‍ ‌‌‍‌‌​ ​​‌‍‌‍​ ​‌‌‍‌‌​ ‍‌​ ‌‌​ ‌​‌‍​‍‌‍‌‍‌‍‌​​ ​‌​‍‌‍‌ ‌​‌ ‍‌‌ ​​‌‍‌‌​ ‌‌‍ ‍‌‍‌‌‌ ‌ ‌ ​ ​‍‌‍‌ ​​‌‍​‌‌ ‌​‌‍‍​​ ‌‌‍​ ‌‍ ‌‍ ‍‌ ‌​‌‍‌‌‌‍ ‍‌ ‌​​‍‌‌​ ‌‌‌​​‍‌‌ ‌‍‍ ‌‍‌‌‌ ‍‌​‍‌‌​ ​ ‌​‌​​‍‌‌​ ​ ‌​‌​​‍‌‌​ ​‍​ ​‍​ ‌‍​ ‌​​ ​‍​ ‍‌‌‍‌​​ ‌‍​ ‍‌​ ‌‍​ ​ ​ ‌​​ ‌​‌‍‌​​‍‌‌​ ​‍​ ​‍​‍‌‌​ ‌‌‌​‌​​‍ ‍‌‍​ ‌‍‍​‌‍‍‌‌‍ ​‌‍‌​‌ ​‍‌‍‌‌‌‍ ‍​‍‌‌​ ‌‌‌​​‍‌‌ ‌‍‍ ‌‍‌‌‌ ‍‌​‍‌‌​ ​ ‌​‌​​‍‌‌​ ​ ‌​‌​​‍‌‌​ ​‍​ ​‍​ ‌​​ ‌‌‌‍​‍​ ‌‌​ ​ ​ ​​​ ​‍​ ‍​‌‍‌​‌‍‌​​ ‌​‌‍​ ​‍‌‌​ ​‍​ ​‍​‍‌‌​ ‌‌‌​‌​​‍ ‍‌ ‌​‌‍‌‌‌ ‍​‌ ‌​​‍‌‍‌ ​​‌‍‌‌‌ ​‍‌ ​ ‌ ​​‌‍‌‌‌‍​ ‌ ‌​‌‍‍‌‌ ‌‍‌‍‌‌​ ‌‌ ​​‌ ‌‌‌‍​‍‌‍ ​‌‍‍‌‌ ​ ‌‍‍​‌‍‌‌‌‍‌​​‍​‍‌ ‌
A bilingual approach can feel more immersive, but it does not
necessarily mean more pressure. It is simply a different way of
learning.​​​​‌ ‍ ​‍​‍‌‍ ‌ ​‍‌‍‍‌‌‍‌ ‌‍‍‌‌‍ ‍​‍​‍​ ‍‍​‍​‍‌ ​ ‌‍​‌‌‍ ‍‌‍‍‌‌ ‌​‌ ‍‌​‍ ‍‌‍‍‌‌‍ ​‍​‍​‍ ​​‍​‍‌‍‍​‌ ​‍‌‍‌‌‌‍‌‍​‍​‍​ ‍‍​‍​‍​‍ ‌ ​ ‌ ‌​‌ ‌‌‌‍‌​‌‍‍‌‌‍ ​‍ ‌‍‍‌‌‍ ‍‌ ‌​‌‍‌‌‌‍ ‍‌ ‌​​‍ ‌‍‌‌‌‍‌​‌‍‍‌‌ ‌​​‍ ‌‍ ‌‌‍ ‌‍‌​‌‍‌‌​ ‌‌ ​​‌ ​‍‌‍‌‌‌ ​ ‌‍‌‌‌‍ ‍‌ ‌​‌‍​‌‌ ‌​‌‍‍‌‌‍ ‌‍ ‍​ ‍ ‌‍‍‌‌‍‌​​ ‌​ ‍​‌‍​‍​ ‌‍‌‍‌​​ ‌​​ ‍‌‌‍‌‌​ ‍‌​‍ ‌​ ​ ​ ‌​‌‍‌​‌‍‌​​‍ ‌​ ‌​​ ​‍​ ​ ​ ‌‍​‍ ‌​ ‍‌​ ​‍‌‍‌​​ ​‌​‍ ‌‌‍‌‌​ ​​‌‍‌‍​ ​‌‌‍‌‌​ ‍‌​ ‌‌​ ‌​‌‍​‍‌‍‌‍‌‍‌​​ ​‌​ ‍ ‌ ‌​‌ ‍‌‌ ​​‌‍‌‌​ ‌‌‍ ‍‌‍‌‌‌ ‌ ‌ ​ ​ ‍ ‌ ​​‌‍​‌‌ ‌​‌‍‍​​ ‌‌‍​ ‌‍ ‌‍ ‍‌ ‌​‌‍‌‌‌‍ ‍‌ ‌​​‍‌‌​ ‌‌‌​​‍‌‌ ‌‍‍ ‌‍‌‌‌ ‍‌​‍‌‌​ ​ ‌​‌​​‍‌‌​ ​ ‌​‌​​‍‌‌​ ​‍​ ​‍​ ​​​ ‌ ‌‍‌‍​ ​‌​ ‍​​ ‍‌​ ​​​ ​​​ ​​​ ​​‌‍‌​‌‍​‌​‍‌‌​ ​‍​ ​‍​‍‌‌​ ‌‌‌​‌​​‍ ‍‌‍​ ‌‍‍​‌‍‍‌‌‍ ​‌‍‌​‌ ​‍‌‍‌‌‌‍ ‍​‍‌‌​ ‌‌‌​​‍‌‌ ‌‍‍ ‌‍‌‌‌ ‍‌​‍‌‌​ ​ ‌​‌​​‍‌‌​ ​ ‌​‌​​‍‌‌​ ​‍​ ​‍​ ‌ ‌‍‌‌​ ‍​​ ‌‍‌‍‌‌​ ‌‍​ ‌‍‌‍‌‌​ ‌​​ ​ ​ ‌​​ ​ ​‍‌‌​ ​‍​ ​‍​‍‌‌​ ‌‌‌​‌​​‍ ‍‌ ‌​‌‍‌‌‌ ‍​‌ ‌​​ ‌‍​‍‌‍​‌‌ ​ ‌‍‌‌‌‌‌‌‌ ​‍‌‍ ​​ ‌​‍‌‌​ ​‍‌​‌‍‌ ​ ‌ ‌​‌ ‌‌‌‍‌​‌‍‍‌‌‍ ​‍‌‍‌‍‍‌‌‍‌​​ ‌​ ‍​‌‍​‍​ ‌‍‌‍‌​​ ‌​​ ‍‌‌‍‌‌​ ‍‌​‍ ‌​ ​ ​ ‌​‌‍‌​‌‍‌​​‍ ‌​ ‌​​ ​‍​ ​ ​ ‌‍​‍ ‌​ ‍‌​ ​‍‌‍‌​​ ​‌​‍ ‌‌‍‌‌​ ​​‌‍‌‍​ ​‌‌‍‌‌​ ‍‌​ ‌‌​ ‌​‌‍​‍‌‍‌‍‌‍‌​​ ​‌​‍‌‍‌ ‌​‌ ‍‌‌ ​​‌‍‌‌​ ‌‌‍ ‍‌‍‌‌‌ ‌ ‌ ​ ​‍‌‍‌ ​​‌‍​‌‌ ‌​‌‍‍​​ ‌‌‍​ ‌‍ ‌‍ ‍‌ ‌​‌‍‌‌‌‍ ‍‌ ‌​​‍‌‌​ ‌‌‌​​‍‌‌ ‌‍‍ ‌‍‌‌‌ ‍‌​‍‌‌​ ​ ‌​‌​​‍‌‌​ ​ ‌​‌​​‍‌‌​ ​‍​ ​‍​ ​​​ ‌ ‌‍‌‍​ ​‌​ ‍​​ ‍‌​ ​​​ ​​​ ​​​ ​​‌‍‌​‌‍​‌​‍‌‌​ ​‍​ ​‍​‍‌‌​ ‌‌‌​‌​​‍ ‍‌‍​ ‌‍‍​‌‍‍‌‌‍ ​‌‍‌​‌ ​‍‌‍‌‌‌‍ ‍​‍‌‌​ ‌‌‌​​‍‌‌ ‌‍‍ ‌‍‌‌‌ ‍‌​‍‌‌​ ​ ‌​‌​​‍‌‌​ ​ ‌​‌​​‍‌‌​ ​‍​ ​‍​ ‌ ‌‍‌‌​ ‍​​ ‌‍‌‍‌‌​ ‌‍​ ‌‍‌‍‌‌​ ‌​​ ​ ​ ‌​​ ​ ​‍‌‌​ ​‍​ ​‍​‍‌‌​ ‌‌‌​‌​​‍ ‍‌ ‌​‌‍‌‌‌ ‍​‌ ‌​​‍‌‍‌ ​​‌‍‌‌‌ ​‍‌ ​ ‌ ​​‌‍‌‌‌‍​ ‌ ‌​‌‍‍‌‌ ‌‍‌‍‌‌​ ‌‌ ​​‌ ‌‌‌‍​‍‌‍ ​‌‍‍‌‌ ​ ‌‍‍​‌‍‌‌‌‍‌​​‍​‍‌ ‌
Can children still excel academically in a bilingual
environment?​​​​‌ ‍ ​‍​‍‌‍ ‌ ​‍‌‍‍‌‌‍‌ ‌‍‍‌‌‍ ‍​‍​‍​ ‍‍​‍​‍‌ ​ ‌‍​‌‌‍ ‍‌‍‍‌‌ ‌​‌ ‍‌​‍ ‍‌‍‍‌‌‍ ​‍​‍​‍ ​​‍​‍‌‍‍​‌ ​‍‌‍‌‌‌‍‌‍​‍​‍​ ‍‍​‍​‍​‍ ‌ ​ ‌ ‌​‌ ‌‌‌‍‌​‌‍‍‌‌‍ ​‍ ‌‍‍‌‌‍ ‍‌ ‌​‌‍‌‌‌‍ ‍‌ ‌​​‍ ‌‍‌‌‌‍‌​‌‍‍‌‌ ‌​​‍ ‌‍ ‌‌‍ ‌‍‌​‌‍‌‌​ ‌‌ ​​‌ ​‍‌‍‌‌‌ ​ ‌‍‌‌‌‍ ‍‌ ‌​‌‍​‌‌ ‌​‌‍‍‌‌‍ ‌‍ ‍​ ‍ ‌‍‍‌‌‍‌​​ ‌​ ‍​‌‍​‍​ ‌‍‌‍‌​​ ‌​​ ‍‌‌‍‌‌​ ‍‌​‍ ‌​ ​ ​ ‌​‌‍‌​‌‍‌​​‍ ‌​ ‌​​ ​‍​ ​ ​ ‌‍​‍ ‌​ ‍‌​ ​‍‌‍‌​​ ​‌​‍ ‌‌‍‌‌​ ​​‌‍‌‍​ ​‌‌‍‌‌​ ‍‌​ ‌‌​ ‌​‌‍​‍‌‍‌‍‌‍‌​​ ​‌​ ‍ ‌ ‌​‌ ‍‌‌ ​​‌‍‌‌​ ‌‌‍ ‍‌‍‌‌‌ ‌ ‌ ​ ​ ‍ ‌ ​​‌‍​‌‌ ‌​‌‍‍​​ ‌‌‍​ ‌‍ ‌‍ ‍‌ ‌​‌‍‌‌‌‍ ‍‌ ‌​​‍‌‌​ ‌‌‌​​‍‌‌ ‌‍‍ ‌‍‌‌‌ ‍‌​‍‌‌​ ​ ‌​‌​​‍‌‌​ ​ ‌​‌​​‍‌‌​ ​‍​ ​‍​ ​‌‌‍​ ​ ‌‌‌‍​ ​ ​​​ ‍‌​ ‌‍‌‍​‌‌‍​‌‌‍​ ‌‍‌‍​ ​‌​‍‌‌​ ​‍​ ​‍​‍‌‌​ ‌‌‌​‌​​‍ ‍‌‍​ ‌‍‍​‌‍‍‌‌‍ ​‌‍‌​‌ ​‍‌‍‌‌‌‍ ‍​‍‌‌​ ‌‌‌​​‍‌‌ ‌‍‍ ‌‍‌‌‌ ‍‌​‍‌‌​ ​ ‌​‌​​‍‌‌​ ​ ‌​‌​​‍‌‌​ ​‍​ ​‍​ ‌‌‌‍‌‍​ ​​​ ‌​​ ‌ ‌‍​‌​ ‍‌​ ‍‌​ ‌‍‌‍‌​​ ‍‌​ ‌​​‍‌‌​ ​‍​ ​‍​‍‌‌​ ‌‌‌​‌​​‍ ‍‌ ‌​‌‍‌‌‌ ‍​‌ ‌​​ ‌‍​‍‌‍​‌‌ ​ ‌‍‌‌‌‌‌‌‌ ​‍‌‍ ​​ ‌​‍‌‌​ ​‍‌​‌‍‌ ​ ‌ ‌​‌ ‌‌‌‍‌​‌‍‍‌‌‍ ​‍‌‍‌‍‍‌‌‍‌​​ ‌​ ‍​‌‍​‍​ ‌‍‌‍‌​​ ‌​​ ‍‌‌‍‌‌​ ‍‌​‍ ‌​ ​ ​ ‌​‌‍‌​‌‍‌​​‍ ‌​ ‌​​ ​‍​ ​ ​ ‌‍​‍ ‌​ ‍‌​ ​‍‌‍‌​​ ​‌​‍ ‌‌‍‌‌​ ​​‌‍‌‍​ ​‌‌‍‌‌​ ‍‌​ ‌‌​ ‌​‌‍​‍‌‍‌‍‌‍‌​​ ​‌​‍‌‍‌ ‌​‌ ‍‌‌ ​​‌‍‌‌​ ‌‌‍ ‍‌‍‌‌‌ ‌ ‌ ​ ​‍‌‍‌ ​​‌‍​‌‌ ‌​‌‍‍​​ ‌‌‍​ ‌‍ ‌‍ ‍‌ ‌​‌‍‌‌‌‍ ‍‌ ‌​​‍‌‌​ ‌‌‌​​‍‌‌ ‌‍‍ ‌‍‌‌‌ ‍‌​‍‌‌​ ​ ‌​‌​​‍‌‌​ ​ ‌​‌​​‍‌‌​ ​‍​ ​‍​ ​‌‌‍​ ​ ‌‌‌‍​ ​ ​​​ ‍‌​ ‌‍‌‍​‌‌‍​‌‌‍​ ‌‍‌‍​ ​‌​‍‌‌​ ​‍​ ​‍​‍‌‌​ ‌‌‌​‌​​‍ ‍‌‍​ ‌‍‍​‌‍‍‌‌‍ ​‌‍‌​‌ ​‍‌‍‌‌‌‍ ‍​‍‌‌​ ‌‌‌​​‍‌‌ ‌‍‍ ‌‍‌‌‌ ‍‌​‍‌‌​ ​ ‌​‌​​‍‌‌​ ​ ‌​‌​​‍‌‌​ ​‍​ ​‍​ ‌‌‌‍‌‍​ ​​​ ‌​​ ‌ ‌‍​‌​ ‍‌​ ‍‌​ ‌‍‌‍‌​​ ‍‌​ ‌​​‍‌‌​ ​‍​ ​‍​‍‌‌​ ‌‌‌​‌​​‍ ‍‌ ‌​‌‍‌‌‌ ‍​‌ ‌​​‍‌‍‌ ​​‌‍‌‌‌ ​‍‌ ​ ‌ ​​‌‍‌‌‌‍​ ‌ ‌​‌‍‍‌‌ ‌‍‌‍‌‌​ ‌‌ ​​‌ ‌‌‌‍​‍‌‍ ​‌‍‍‌‌ ​ ‌‍‍​‌‍‌‌‌‍‌​​‍​‍‌ ‌